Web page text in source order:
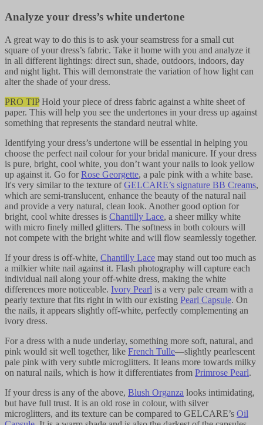
Analyze your dress’s white undertone​​​​‌ ‍ ​‍​‍‌‍ ‌ ​‍‌‍‍‌‌‍‌ ‌‍‍‌‌‍ ‍​‍​‍​ ‍‍​‍​‍‌ ​ ‌‍​‌‌‍ ‍‌‍‍‌‌ ‌​‌ ‍‌​‍ ‍‌‍‍‌‌‍ ​‍​‍​‍ ​​‍​‍‌‍‍​‌ ​‍‌‍‌‌‌‍‌‍​‍​‍​ ‍‍​‍​‍‌‍‍​‌ ‌​‌ ‌​‌ ​​‌ ​ ​ ‍‍​‍ ​‍ ‌‍‌ ‌‍‌‌‌‍ ​‌‍​ ‌‍​‌‌ ​‍‌‍‌‌​‍ ‍‌ ​ ‌‍​‌‌‍ ‍‌‍‍‌‌ ‌​‌ ‍‌​‍ ‍‌ ​ ‌ ‌​‌ ‌‌‌‍‌​‌‍‍‌‌‍ ​‍ ‌‍‍‌‌‍ ‍‌ ‌​‌‍‌‌‌‍ ‍‌ ‌​​‍ ‌‍‌‌‌‍‌​‌‍‍‌‌ ‌​​‍ ‌‍ ‌‌‍ ‌‍‌​‌‍‌‌​ ‌‌ ​​‌ ​‍‌‍‌‌‌ ​ ‌‍‌‌‌‍ ‍‌ ‌​‌‍​‌‌ ‌​‌‍‍‌‌‍ ‌‍ ‍​ ‍ ‌‍‍‌‌‍‌​​ ‌‌‍‌​‌‍‌‍‌‍​‍‌‍‌‌​ ‌ ​ ‍‌‌‍‌‌‌‍​‌​‍ ‌​ ​‍‌‍​‍​ ‌​​ ‌‍​‍ ‌​ ‌​​ ​‌​ ​‌‌‍​ ​‍ ‌​ ‍‌‌‍​‌​ ‌‍​ ‌​​‍ ‌​ ‌​‌‍‌‌‌‍‌​​ ‍‌​ ‍‌​ ​​‌‍‌‌‌‍​ ‌‍‌‌​ ​​​ ‌​​ ​‍​ ‍ ‌ ‌​‌ ‍‌‌ ​​‌‍‌‌​ ‌‌‍​‌‌ ​‍‌ ‌​‌‍‍‌‌‍​ ‌‍ ​‌‍‌‌​ ‍ ‌ ​​‌‍​‌‌ ‌​‌‍‍​​ ‌‌‍​‍‌‍ ‌‍‌​‌ ‍‌​‍‌‌​ ‌‌‌​​‍‌‌ ‌‍‍ ‌‍‌‌‌ ‍‌​‍‌‌​ ​ ‌​‌​​‍‌‌​ ​ ‌​‌​​‍‌‌​ ​‍​ ​‍‌‍‌​​ ​‍​ ‌​‌‍‌‌​ ‌‍​ ‌​‌‍​ ​ ‌‌​ ‌​​ ​ ​ ​‍​ ​​​‍‌‌​ ​‍​ ​‍​‍‌‌​ ‌‌‌​‌​​‍ ‍‌‍​ ‌‍‍​‌‍‍‌‌‍ ​‌‍‌​‌ ​‍‌‍‌‌‌‍ ‍​‍‌‌​ ‌‌‌​​‍‌‌ ‌‍‍ ‌‍‌‌‌ ‍‌​‍‌‌​ ​ ‌​‌​​‍‌‌​ ​ ‌​‌​​‍‌‌​ ​‍​ ​‍​ ​‍​ ​​‌‍‌‍​ ‍​‌‍​‍​ ‌ ​ ​ ‌‍​‍​ ‌ ​ ‌‍​ ‍‌​ ‍‌​ ​​​‍‌‌​ ​‍​ ​‍​‍‌‌​ ‌‌‌​‌​​‍ ‍‌ ‌​‌‍‌‌‌ ‍​‌ ‌​​ ‌‍​‍‌‍​‌‌ ​ ‌‍‌‌‌‌‌‌‌ ​‍‌‍ ​​ ‌‌‍‍​‌ ‌​‌ ‌​‌ ​​‌ ​ ​‍‌‌​ ​ ‌​​‌​‍‌‌​ ​‍‌​‌‍​‍‌‌​ ​‍‌​‌‍‌‍‌ ‌‍‌‌‌‍ ​‌‍​ ‌‍​‌‌ ​‍‌‍‌‌​‍ ‍‌ ​ ‌‍​‌‌‍ ‍‌‍‍‌‌ ‌​‌ ‍‌​‍ ‍‌ ​ ‌ ‌​‌ ‌‌‌‍‌​‌‍‍‌‌‍ ​‍‌‍‌‍‍‌‌‍‌​​ ‌‌‍‌​‌‍‌‍‌‍​‍‌‍‌‌​ ‌ ​ ‍‌‌‍‌‌‌‍​‌​‍ ‌​ ​‍‌‍​‍​ ‌​​ ‌‍​‍ ‌​ ‌​​ ​‌​ ​‌‌‍​ ​‍ ‌​ ‍‌‌‍​‌​ ‌‍​ ‌​​‍ ‌​ ‌​‌‍‌‌‌‍‌​​ ‍‌​ ‍‌​ ​​‌‍‌‌‌‍​ ‌‍‌‌​ ​​​ ‌​​ ​‍​‍‌‍‌ ‌​‌ ‍‌‌ ​​‌‍‌‌​ ‌‌‍​‌‌ ​‍‌ ‌​‌‍‍‌‌‍​ ‌‍ ​‌‍‌‌​‍‌‍‌ ​​‌‍​‌‌ ‌​‌‍‍​​ ‌‌‍​‍‌‍ ‌‍‌​‌ ‍‌​‍‌‌​ ‌‌‌​​‍‌‌ ‌‍‍ ‌‍‌‌‌ ‍‌​‍‌‌​ ​ ‌​‌​​‍‌‌​ ​ ‌​‌​​‍‌‌​ ​‍​ ​‍‌‍‌​​ ​‍​ ‌​‌‍‌‌​ ‌‍​ ‌​‌‍​ ​ ‌‌​ ‌​​ ​ ​ ​‍​ ​​​‍‌‌​ ​‍​ ​‍​‍‌‌​ ‌‌‌​‌​​‍ ‍‌‍​ ‌‍‍​‌‍‍‌‌‍ ​‌‍‌​‌ ​‍‌‍‌‌‌‍ ‍​‍‌‌​ ‌‌‌​​‍‌‌ ‌‍‍ ‌‍‌‌‌ ‍‌​‍‌‌​ ​ ‌​‌​​‍‌‌​ ​ ‌​‌​​‍‌‌​ ​‍​ ​‍​ ​‍​ ​​‌‍‌‍​ ‍​‌‍​‍​ ‌ ​ ​ ‌‍​‍​ ‌ ​ ‌‍​ ‍‌​ ‍‌​ ​​​‍‌‌​ ​‍​ ​‍​‍‌‌​ ‌‌‌​‌​​‍ ‍‌ ‌​‌‍‌‌‌ ‍​‌ ‌​​‍‌‍‌ ​​‌‍‌‌‌ ​‍‌ ​ ‌ ​​‌‍‌‌‌‍​ ‌ ‌​‌‍‍‌‌ ‌‍‌‍‌‌​ ‌‌ ​​‌ ‌‌‌‍​‍‌‍ ​‌‍‍‌‌ ​ ‌‍‍​‌‍‌‌‌‍‌​​‍​‍‌ ‌
A great way to do this is to ask your seamstress for a small cut
square of your dress’s fabric. Take it home with you and analyze it
in all different lightings: direct sun, shade, outdoors, indoors, day
and night light. This will demonstrate the variation of how light can
alter the shade of your dress. ​​​​‌ ‍ ​‍​‍‌‍ ‌ ​‍‌‍‍‌‌‍‌ ‌‍‍‌‌‍ ‍​‍​‍​ ‍‍​‍​‍‌ ​ ‌‍​‌‌‍ ‍‌‍‍‌‌ ‌​‌ ‍‌​‍ ‍‌‍‍‌‌‍ ​‍​‍​‍ ​​‍​‍‌‍‍​‌ ​‍‌‍‌‌‌‍‌‍​‍​‍​ ‍‍​‍​‍‌‍‍​‌ ‌​‌ ‌​‌ ​​‌ ​ ​ ‍‍​‍ ​‍ ‌‍‌ ‌‍‌‌‌‍ ​‌‍​ ‌‍​‌‌ ​‍‌‍‌‌​‍ ‍‌ ​ ‌‍​‌‌‍ ‍‌‍‍‌‌ ‌​‌ ‍‌​‍ ‍‌ ​ ‌ ‌​‌ ‌‌‌‍‌​‌‍‍‌‌‍ ​‍ ‌‍‍‌‌‍ ‍‌ ‌​‌‍‌‌‌‍ ‍‌ ‌​​‍ ‌‍‌‌‌‍‌​‌‍‍‌‌ ‌​​‍ ‌‍ ‌‌‍ ‌‍‌​‌‍‌‌​ ‌‌ ​​‌ ​‍‌‍‌‌‌ ​ ‌‍‌‌‌‍ ‍‌ ‌​‌‍​‌‌ ‌​‌‍‍‌‌‍ ‌‍ ‍​ ‍ ‌‍‍‌‌‍‌​​ ‌‌‍‌​‌‍‌‍‌‍​‍‌‍‌‌​ ‌ ​ ‍‌‌‍‌‌‌‍​‌​‍ ‌​ ​‍‌‍​‍​ ‌​​ ‌‍​‍ ‌​ ‌​​ ​‌​ ​‌‌‍​ ​‍ ‌​ ‍‌‌‍​‌​ ‌‍​ ‌​​‍ ‌​ ‌​‌‍‌‌‌‍‌​​ ‍‌​ ‍‌​ ​​‌‍‌‌‌‍​ ‌‍‌‌​ ​​​ ‌​​ ​‍​ ‍ ‌ ‌​‌ ‍‌‌ ​​‌‍‌‌​ ‌‌‍​‌‌ ​‍‌ ‌​‌‍‍‌‌‍​ ‌‍ ​‌‍‌‌​ ‍ ‌ ​​‌‍​‌‌ ‌​‌‍‍​​ ‌‌‍​‍‌‍ ‌‍‌​‌ ‍‌​‍‌‌​ ‌‌‌​​‍‌‌ ‌‍‍ ‌‍‌‌‌ ‍‌​‍‌‌​ ​ ‌​‌​​‍‌‌​ ​ ‌​‌​​‍‌‌​ ​‍​ ​‍​ ​‌‌‍​‍​ ​‌‌‍​ ​ ‍​​ ​‍‌‍‌​‌‍‌‌‌‍‌‌​ ​ ​ ‌‌‌‍‌‍​‍‌‌​ ​‍​ ​‍​‍‌‌​ ‌‌‌​‌​​‍ ‍‌‍​ ‌‍‍​‌‍‍‌‌‍ ​‌‍‌​‌ ​‍‌‍‌‌‌‍ ‍​‍‌‌​ ‌‌‌​​‍‌‌ ‌‍‍ ‌‍‌‌‌ ‍‌​‍‌‌​ ​ ‌​‌​​‍‌‌​ ​ ‌​‌​​‍‌‌​ ​‍​ ​‍​ ‍​​ ​‌​ ‌​​ ‍‌​ ​‌​ ‌​‌‍‌​​ ​ ​ ‍‌​ ​ ​ ​‌‌‍​‍​ ​​​‍‌‌​ ​‍​ ​‍​‍‌‌​ ‌‌‌​‌​​‍ ‍‌ ‌​‌‍‌‌‌ ‍​‌ ‌​​ ‌‍​‍‌‍​‌‌ ​ ‌‍‌‌‌‌‌‌‌ ​‍‌‍ ​​ ‌‌‍‍​‌ ‌​‌ ‌​‌ ​​‌ ​ ​‍‌‌​ ​ ‌​​‌​‍‌‌​ ​‍‌​‌‍​‍‌‌​ ​‍‌​‌‍‌‍‌ ‌‍‌‌‌‍ ​‌‍​ ‌‍​‌‌ ​‍‌‍‌‌​‍ ‍‌ ​ ‌‍​‌‌‍ ‍‌‍‍‌‌ ‌​‌ ‍‌​‍ ‍‌ ​ ‌ ‌​‌ ‌‌‌‍‌​‌‍‍‌‌‍ ​‍‌‍‌‍‍‌‌‍‌​​ ‌‌‍‌​‌‍‌‍‌‍​‍‌‍‌‌​ ‌ ​ ‍‌‌‍‌‌‌‍​‌​‍ ‌​ ​‍‌‍​‍​ ‌​​ ‌‍​‍ ‌​ ‌​​ ​‌​ ​‌‌‍​ ​‍ ‌​ ‍‌‌‍​‌​ ‌‍​ ‌​​‍ ‌​ ‌​‌‍‌‌‌‍‌​​ ‍‌​ ‍‌​ ​​‌‍‌‌‌‍​ ‌‍‌‌​ ​​​ ‌​​ ​‍​‍‌‍‌ ‌​‌ ‍‌‌ ​​‌‍‌‌​ ‌‌‍​‌‌ ​‍‌ ‌​‌‍‍‌‌‍​ ‌‍ ​‌‍‌‌​‍‌‍‌ ​​‌‍​‌‌ ‌​‌‍‍​​ ‌‌‍​‍‌‍ ‌‍‌​‌ ‍‌​‍‌‌​ ‌‌‌​​‍‌‌ ‌‍‍ ‌‍‌‌‌ ‍‌​‍‌‌​ ​ ‌​‌​​‍‌‌​ ​ ‌​‌​​‍‌‌​ ​‍​ ​‍​ ​‌‌‍​‍​ ​‌‌‍​ ​ ‍​​ ​‍‌‍‌​‌‍‌‌‌‍‌‌​ ​ ​ ‌‌‌‍‌‍​‍‌‌​ ​‍​ ​‍​‍‌‌​ ‌‌‌​‌​​‍ ‍‌‍​ ‌‍‍​‌‍‍‌‌‍ ​‌‍‌​‌ ​‍‌‍‌‌‌‍ ‍​‍‌‌​ ‌‌‌​​‍‌‌ ‌‍‍ ‌‍‌‌‌ ‍‌​‍‌‌​ ​ ‌​‌​​‍‌‌​ ​ ‌​‌​​‍‌‌​ ​‍​ ​‍​ ‍​​ ​‌​ ‌​​ ‍‌​ ​‌​ ‌​‌‍‌​​ ​ ​ ‍‌​ ​ ​ ​‌‌‍​‍​ ​​​‍‌‌​ ​‍​ ​‍​‍‌‌​ ‌‌‌​‌​​‍ ‍‌ ‌​‌‍‌‌‌ ‍​‌ ‌​​‍‌‍‌ ​​‌‍‌‌‌ ​‍‌ ​ ‌ ​​‌‍‌‌‌‍​ ‌ ‌​‌‍‍‌‌ ‌‍‌‍‌‌​ ‌‌ ​​‌ ‌‌‌‍​‍‌‍ ​‌‍‍‌‌ ​ ‌‍‍​‌‍‌‌‌‍‌​​‍​‍‌ ‌
PRO TIP​​​​‌ ‍ ​‍​‍‌‍ ‌ ​‍‌‍‍‌‌‍‌ ‌‍‍‌‌‍ ‍​‍​‍​ ‍‍​‍​‍‌ ​ ‌‍​‌‌‍ ‍‌‍‍‌‌ ‌​‌ ‍‌​‍ ‍‌‍‍‌‌‍ ​‍​‍​‍ ​​‍​‍‌‍‍​‌ ​‍‌‍‌‌‌‍‌‍​‍​‍​ ‍‍​‍​‍‌‍‍​‌ ‌​‌ ‌​‌ ​​‌ ​ ​ ‍‍​‍ ​‍ ‌‍‌ ‌‍‌‌‌‍ ​‌‍​ ‌‍​‌‌ ​‍‌‍‌‌​‍ ‍‌ ​ ‌‍​‌‌‍ ‍‌‍‍‌‌ ‌​‌ ‍‌​‍ ‍‌ ​ ‌ ‌​‌ ‌‌‌‍‌​‌‍‍‌‌‍ ​‍ ‌‍‍‌‌‍ ‍‌ ‌​‌‍‌‌‌‍ ‍‌ ‌​​‍ ‌‍‌‌‌‍‌​‌‍‍‌‌ ‌​​‍ ‌‍ ‌‌‍ ‌‍‌​‌‍‌‌​ ‌‌ ​​‌ ​‍‌‍‌‌‌ ​ ‌‍‌‌‌‍ ‍‌ ‌​‌‍​‌‌ ‌​‌‍‍‌‌‍ ‌‍ ‍​ ‍ ‌‍‍‌‌‍‌​​ ‌‌‍‌​‌‍‌‍‌‍​‍‌‍‌‌​ ‌ ​ ‍‌‌‍‌‌‌‍​‌​‍ ‌​ ​‍‌‍​‍​ ‌​​ ‌‍​‍ ‌​ ‌​​ ​‌​ ​‌‌‍​ ​‍ ‌​ ‍‌‌‍​‌​ ‌‍​ ‌​​‍ ‌​ ‌​‌‍‌‌‌‍‌​​ ‍‌​ ‍‌​ ​​‌‍‌‌‌‍​ ‌‍‌‌​ ​​​ ‌​​ ​‍​ ‍ ‌ ‌​‌ ‍‌‌ ​​‌‍‌‌​ ‌‌‍​‌‌ ​‍‌ ‌​‌‍‍‌‌‍​ ‌‍ ​‌‍‌‌​ ‍ ‌ ​​‌‍​‌‌ ‌​‌‍‍​​ ‌‌‍​‍‌‍ ‌‍‌​‌ ‍‌​‍‌‌​ ‌‌‌​​‍‌‌ ‌‍‍ ‌‍‌‌‌ ‍‌​‍‌‌​ ​ ‌​‌​​‍‌‌​ ​ ‌​‌​​‍‌‌​ ​‍​ ​‍​ ​ ‌‍‌​‌‍‌‍​ ​​‌‍​‌​ ‌​‌‍​‌​ ‍​​ ​ ‌‍‌​‌‍‌‌​ ‌‌​‍‌‌​ ​‍​ ​‍​‍‌‌​ ‌‌‌​‌​​‍ ‍‌‍​ ‌‍‍​‌‍‍‌‌‍ ​‌‍‌​‌ ​‍‌‍‌‌‌‍ ‍​‍‌‌​ ‌‌‌​​‍‌‌ ‌‍‍ ‌‍‌‌‌ ‍‌​‍‌‌​ ​ ‌​‌​​‍‌‌​ ​ ‌​‌​​‍‌‌​ ​‍​ ​‍‌‍​ ​ ‌ ​ ​ ​ ‍‌​ ​ ​ ​‌‌‍​‌‌‍‌‍​ ‌‍​ ‌​​ ​ ​ ​‌​‍‌‌​ ​‍​ ​‍​‍‌‌​ ‌‌‌​‌​​‍ ‍‌ ‌​‌‍‌‌‌ ‍​‌ ‌​​ ‌‍​‍‌‍​‌‌ ​ ‌‍‌‌‌‌‌‌‌ ​‍‌‍ ​​ ‌‌‍‍​‌ ‌​‌ ‌​‌ ​​‌ ​ ​‍‌‌​ ​ ‌​​‌​‍‌‌​ ​‍‌​‌‍​‍‌‌​ ​‍‌​‌‍‌‍‌ ‌‍‌‌‌‍ ​‌‍​ ‌‍​‌‌ ​‍‌‍‌‌​‍ ‍‌ ​ ‌‍​‌‌‍ ‍‌‍‍‌‌ ‌​‌ ‍‌​‍ ‍‌ ​ ‌ ‌​‌ ‌‌‌‍‌​‌‍‍‌‌‍ ​‍‌‍‌‍‍‌‌‍‌​​ ‌‌‍‌​‌‍‌‍‌‍​‍‌‍‌‌​ ‌ ​ ‍‌‌‍‌‌‌‍​‌​‍ ‌​ ​‍‌‍​‍​ ‌​​ ‌‍​‍ ‌​ ‌​​ ​‌​ ​‌‌‍​ ​‍ ‌​ ‍‌‌‍​‌​ ‌‍​ ‌​​‍ ‌​ ‌​‌‍‌‌‌‍‌​​ ‍‌​ ‍‌​ ​​‌‍‌‌‌‍​ ‌‍‌‌​ ​​​ ‌​​ ​‍​‍‌‍‌ ‌​‌ ‍‌‌ ​​‌‍‌‌​ ‌‌‍​‌‌ ​‍‌ ‌​‌‍‍‌‌‍​ ‌‍ ​‌‍‌‌​‍‌‍‌ ​​‌‍​‌‌ ‌​‌‍‍​​ ‌‌‍​‍‌‍ ‌‍‌​‌ ‍‌​‍‌‌​ ‌‌‌​​‍‌‌ ‌‍‍ ‌‍‌‌‌ ‍‌​‍‌‌​ ​ ‌​‌​​‍‌‌​ ​ ‌​‌​​‍‌‌​ ​‍​ ​‍​ ​ ‌‍‌​‌‍‌‍​ ​​‌‍​‌​ ‌​‌‍​‌​ ‍​​ ​ ‌‍‌​‌‍‌‌​ ‌‌​‍‌‌​ ​‍​ ​‍​‍‌‌​ ‌‌‌​‌​​‍ ‍‌‍​ ‌‍‍​‌‍‍‌‌‍ ​‌‍‌​‌ ​‍‌‍‌‌‌‍ ‍​‍‌‌​ ‌‌‌​​‍‌‌ ‌‍‍ ‌‍‌‌‌ ‍‌​‍‌‌​ ​ ‌​‌​​‍‌‌​ ​ ‌​‌​​‍‌‌​ ​‍​ ​‍‌‍​ ​ ‌ ​ ​ ​ ‍‌​ ​ ​ ​‌‌‍​‌‌‍‌‍​ ‌‍​ ‌​​ ​ ​ ​‌​‍‌‌​ ​‍​ ​‍​‍‌‌​ ‌‌‌​‌​​‍ ‍‌ ‌​‌‍‌‌‌ ‍​‌ ‌​​‍‌‍‌ ​​‌‍‌‌‌ ​‍‌ ​ ‌ ​​‌‍‌‌‌‍​ ‌ ‌​‌‍‍‌‌ ‌‍‌‍‌‌​ ‌‌ ​​‌ ‌‌‌‍​‍‌‍ ​‌‍‍‌‌ ​ ‌‍‍​‌‍‌‌‌‍‌​​‍​‍‌ ‌Hold your piece of dress fabric against a white sheet of
paper. This will help you see the undertones in your dress up against
something that represents the standard neutral white. ​​​​‌ ‍ ​‍​‍‌‍ ‌ ​‍‌‍‍‌‌‍‌ ‌‍‍‌‌‍ ‍​‍​‍​ ‍‍​‍​‍‌ ​ ‌‍​‌‌‍ ‍‌‍‍‌‌ ‌​‌ ‍‌​‍ ‍‌‍‍‌‌‍ ​‍​‍​‍ ​​‍​‍‌‍‍​‌ ​‍‌‍‌‌‌‍‌‍​‍​‍​ ‍‍​‍​‍‌‍‍​‌ ‌​‌ ‌​‌ ​​‌ ​ ​ ‍‍​‍ ​‍ ‌‍‌ ‌‍‌‌‌‍ ​‌‍​ ‌‍​‌‌ ​‍‌‍‌‌​‍ ‍‌ ​ ‌‍​‌‌‍ ‍‌‍‍‌‌ ‌​‌ ‍‌​‍ ‍‌ ​ ‌ ‌​‌ ‌‌‌‍‌​‌‍‍‌‌‍ ​‍ ‌‍‍‌‌‍ ‍‌ ‌​‌‍‌‌‌‍ ‍‌ ‌​​‍ ‌‍‌‌‌‍‌​‌‍‍‌‌ ‌​​‍ ‌‍ ‌‌‍ ‌‍‌​‌‍‌‌​ ‌‌ ​​‌ ​‍‌‍‌‌‌ ​ ‌‍‌‌‌‍ ‍‌ ‌​‌‍​‌‌ ‌​‌‍‍‌‌‍ ‌‍ ‍​ ‍ ‌‍‍‌‌‍‌​​ ‌‌‍‌​‌‍‌‍‌‍​‍‌‍‌‌​ ‌ ​ ‍‌‌‍‌‌‌‍​‌​‍ ‌​ ​‍‌‍​‍​ ‌​​ ‌‍​‍ ‌​ ‌​​ ​‌​ ​‌‌‍​ ​‍ ‌​ ‍‌‌‍​‌​ ‌‍​ ‌​​‍ ‌​ ‌​‌‍‌‌‌‍‌​​ ‍‌​ ‍‌​ ​​‌‍‌‌‌‍​ ‌‍‌‌​ ​​​ ‌​​ ​‍​ ‍ ‌ ‌​‌ ‍‌‌ ​​‌‍‌‌​ ‌‌‍​‌‌ ​‍‌ ‌​‌‍‍‌‌‍​ ‌‍ ​‌‍‌‌​ ‍ ‌ ​​‌‍​‌‌ ‌​‌‍‍​​ ‌‌‍​‍‌‍ ‌‍‌​‌ ‍‌​‍‌‌​ ‌‌‌​​‍‌‌ ‌‍‍ ‌‍‌‌‌ ‍‌​‍‌‌​ ​ ‌​‌​​‍‌‌​ ​ ‌​‌​​‍‌‌​ ​‍​ ​‍​ ​ ‌‍‌​‌‍‌‍​ ​​‌‍​‌​ ‌​‌‍​‌​ ‍​​ ​ ‌‍‌​‌‍‌‌​ ‌‌​‍‌‌​ ​‍​ ​‍​‍‌‌​ ‌‌‌​‌​​‍ ‍‌‍​ ‌‍‍​‌‍‍‌‌‍ ​‌‍‌​‌ ​‍‌‍‌‌‌‍ ‍​‍‌‌​ ‌‌‌​​‍‌‌ ‌‍‍ ‌‍‌‌‌ ‍‌​‍‌‌​ ​ ‌​‌​​‍‌‌​ ​ ‌​‌​​‍‌‌​ ​‍​ ​‍‌‍‌‍​ ‍‌​ ‌​​ ​‍‌‍‌‌​ ​​‌‍​‌​ ​ ​ ​​​ ​‌​ ​‍​ ‌ ​‍‌‌​ ​‍​ ​‍​‍‌‌​ ‌‌‌​‌​​‍ ‍‌ ‌​‌‍‌‌‌ ‍​‌ ‌​​ ‌‍​‍‌‍​‌‌ ​ ‌‍‌‌‌‌‌‌‌ ​‍‌‍ ​​ ‌‌‍‍​‌ ‌​‌ ‌​‌ ​​‌ ​ ​‍‌‌​ ​ ‌​​‌​‍‌‌​ ​‍‌​‌‍​‍‌‌​ ​‍‌​‌‍‌‍‌ ‌‍‌‌‌‍ ​‌‍​ ‌‍​‌‌ ​‍‌‍‌‌​‍ ‍‌ ​ ‌‍​‌‌‍ ‍‌‍‍‌‌ ‌​‌ ‍‌​‍ ‍‌ ​ ‌ ‌​‌ ‌‌‌‍‌​‌‍‍‌‌‍ ​‍‌‍‌‍‍‌‌‍‌​​ ‌‌‍‌​‌‍‌‍‌‍​‍‌‍‌‌​ ‌ ​ ‍‌‌‍‌‌‌‍​‌​‍ ‌​ ​‍‌‍​‍​ ‌​​ ‌‍​‍ ‌​ ‌​​ ​‌​ ​‌‌‍​ ​‍ ‌​ ‍‌‌‍​‌​ ‌‍​ ‌​​‍ ‌​ ‌​‌‍‌‌‌‍‌​​ ‍‌​ ‍‌​ ​​‌‍‌‌‌‍​ ‌‍‌‌​ ​​​ ‌​​ ​‍​‍‌‍‌ ‌​‌ ‍‌‌ ​​‌‍‌‌​ ‌‌‍​‌‌ ​‍‌ ‌​‌‍‍‌‌‍​ ‌‍ ​‌‍‌‌​‍‌‍‌ ​​‌‍​‌‌ ‌​‌‍‍​​ ‌‌‍​‍‌‍ ‌‍‌​‌ ‍‌​‍‌‌​ ‌‌‌​​‍‌‌ ‌‍‍ ‌‍‌‌‌ ‍‌​‍‌‌​ ​ ‌​‌​​‍‌‌​ ​ ‌​‌​​‍‌‌​ ​‍​ ​‍​ ​ ‌‍‌​‌‍‌‍​ ​​‌‍​‌​ ‌​‌‍​‌​ ‍​​ ​ ‌‍‌​‌‍‌‌​ ‌‌​‍‌‌​ ​‍​ ​‍​‍‌‌​ ‌‌‌​‌​​‍ ‍‌‍​ ‌‍‍​‌‍‍‌‌‍ ​‌‍‌​‌ ​‍‌‍‌‌‌‍ ‍​‍‌‌​ ‌‌‌​​‍‌‌ ‌‍‍ ‌‍‌‌‌ ‍‌​‍‌‌​ ​ ‌​‌​​‍‌‌​ ​ ‌​‌​​‍‌‌​ ​‍​ ​‍‌‍‌‍​ ‍‌​ ‌​​ ​‍‌‍‌‌​ ​​‌‍​‌​ ​ ​ ​​​ ​‌​ ​‍​ ‌ ​‍‌‌​ ​‍​ ​‍​‍‌‌​ ‌‌‌​‌​​‍ ‍‌ ‌​‌‍‌‌‌ ‍​‌ ‌​​‍‌‍‌ ​​‌‍‌‌‌ ​‍‌ ​ ‌ ​​‌‍‌‌‌‍​ ‌ ‌​‌‍‍‌‌ ‌‍‌‍‌‌​ ‌‌ ​​‌ ‌‌‌‍​‍‌‍ ​‌‍‍‌‌ ​ ‌‍‍​‌‍‌‌‌‍‌​​‍​‍‌ ‌
Identifying your dress’s undertone will be essential in helping you
choose the perfect nail colour for your bridal manicure. If your dress
is pure, bright, cool white, you don’t want your nails to look yellow
up against it. Go for ​​​​‌ ‍ ​‍​‍‌‍ ‌ ​‍‌‍‍‌‌‍‌ ‌‍‍‌‌‍ ‍​‍​‍​ ‍‍​‍​‍‌ ​ ‌‍​‌‌‍ ‍‌‍‍‌‌ ‌​‌ ‍‌​‍ ‍‌‍‍‌‌‍ ​‍​‍​‍ ​​‍​‍‌‍‍​‌ ​‍‌‍‌‌‌‍‌‍​‍​‍​ ‍‍​‍​‍‌‍‍​‌ ‌​‌ ‌​‌ ​​‌ ​ ​ ‍‍​‍ ​‍ ‌‍‌ ‌‍‌‌‌‍ ​‌‍​ ‌‍​‌‌ ​‍‌‍‌‌​‍ ‍‌ ​ ‌‍​‌‌‍ ‍‌‍‍‌‌ ‌​‌ ‍‌​‍ ‍‌ ​ ‌ ‌​‌ ‌‌‌‍‌​‌‍‍‌‌‍ ​‍ ‌‍‍‌‌‍ ‍‌ ‌​‌‍‌‌‌‍ ‍‌ ‌​​‍ ‌‍‌‌‌‍‌​‌‍‍‌‌ ‌​​‍ ‌‍ ‌‌‍ ‌‍‌​‌‍‌‌​ ‌‌ ​​‌ ​‍‌‍‌‌‌ ​ ‌‍‌‌‌‍ ‍‌ ‌​‌‍​‌‌ ‌​‌‍‍‌‌‍ ‌‍ ‍​ ‍ ‌‍‍‌‌‍‌​​ ‌‌‍‌​‌‍‌‍‌‍​‍‌‍‌‌​ ‌ ​ ‍‌‌‍‌‌‌‍​‌​‍ ‌​ ​‍‌‍​‍​ ‌​​ ‌‍​‍ ‌​ ‌​​ ​‌​ ​‌‌‍​ ​‍ ‌​ ‍‌‌‍​‌​ ‌‍​ ‌​​‍ ‌​ ‌​‌‍‌‌‌‍‌​​ ‍‌​ ‍‌​ ​​‌‍‌‌‌‍​ ‌‍‌‌​ ​​​ ‌​​ ​‍​ ‍ ‌ ‌​‌ ‍‌‌ ​​‌‍‌‌​ ‌‌‍​‌‌ ​‍‌ ‌​‌‍‍‌‌‍​ ‌‍ ​‌‍‌‌​ ‍ ‌ ​​‌‍​‌‌ ‌​‌‍‍​​ ‌‌‍​‍‌‍ ‌‍‌​‌ ‍‌​‍‌‌​ ‌‌‌​​‍‌‌ ‌‍‍ ‌‍‌‌‌ ‍‌​‍‌‌​ ​ ‌​‌​​‍‌‌​ ​ ‌​‌​​‍‌‌​ ​‍​ ​‍​ ‍​‌‍‌‍​ ‌‌​ ​‌​ ‍‌‌‍‌‍‌‍‌‌​ ‌‌‌‍‌‍‌‍‌‌​ ‍‌​ ​‍​‍‌‌​ ​‍​ ​‍​‍‌‌​ ‌‌‌​‌​​‍ ‍‌‍​ ‌‍‍​‌‍‍‌‌‍ ​‌‍‌​‌ ​‍‌‍‌‌‌‍ ‍​‍‌‌​ ‌‌‌​​‍‌‌ ‌‍‍ ‌‍‌‌‌ ‍‌​‍‌‌​ ​ ‌​‌​​‍‌‌​ ​ ‌​‌​​‍‌‌​ ​‍​ ​‍‌‍​‌​ ​ ​ ‍​​ ​ ​ ‍​​ ‍​​ ‌‍​ ​‍​ ​‍​ ‌‍​ ​​‌‍​‌​‍‌‌​ ​‍​ ​‍​‍‌‌​ ‌‌‌​‌​​‍ ‍‌ ‌​‌‍‌‌‌ ‍​‌ ‌​​ ‌‍​‍‌‍​‌‌ ​ ‌‍‌‌‌‌‌‌‌ ​‍‌‍ ​​ ‌‌‍‍​‌ ‌​‌ ‌​‌ ​​‌ ​ ​‍‌‌​ ​ ‌​​‌​‍‌‌​ ​‍‌​‌‍​‍‌‌​ ​‍‌​‌‍‌‍‌ ‌‍‌‌‌‍ ​‌‍​ ‌‍​‌‌ ​‍‌‍‌‌​‍ ‍‌ ​ ‌‍​‌‌‍ ‍‌‍‍‌‌ ‌​‌ ‍‌​‍ ‍‌ ​ ‌ ‌​‌ ‌‌‌‍‌​‌‍‍‌‌‍ ​‍‌‍‌‍‍‌‌‍‌​​ ‌‌‍‌​‌‍‌‍‌‍​‍‌‍‌‌​ ‌ ​ ‍‌‌‍‌‌‌‍​‌​‍ ‌​ ​‍‌‍​‍​ ‌​​ ‌‍​‍ ‌​ ‌​​ ​‌​ ​‌‌‍​ ​‍ ‌​ ‍‌‌‍​‌​ ‌‍​ ‌​​‍ ‌​ ‌​‌‍‌‌‌‍‌​​ ‍‌​ ‍‌​ ​​‌‍‌‌‌‍​ ‌‍‌‌​ ​​​ ‌​​ ​‍​‍‌‍‌ ‌​‌ ‍‌‌ ​​‌‍‌‌​ ‌‌‍​‌‌ ​‍‌ ‌​‌‍‍‌‌‍​ ‌‍ ​‌‍‌‌​‍‌‍‌ ​​‌‍​‌‌ ‌​‌‍‍​​ ‌‌‍​‍‌‍ ‌‍‌​‌ ‍‌​‍‌‌​ ‌‌‌​​‍‌‌ ‌‍‍ ‌‍‌‌‌ ‍‌​‍‌‌​ ​ ‌​‌​​‍‌‌​ ​ ‌​‌​​‍‌‌​ ​‍​ ​‍​ ‍​‌‍‌‍​ ‌‌​ ​‌​ ‍‌‌‍‌‍‌‍‌‌​ ‌‌‌‍‌‍‌‍‌‌​ ‍‌​ ​‍​‍‌‌​ ​‍​ ​‍​‍‌‌​ ‌‌‌​‌​​‍ ‍‌‍​ ‌‍‍​‌‍‍‌‌‍ ​‌‍‌​‌ ​‍‌‍‌‌‌‍ ‍​‍‌‌​ ‌‌‌​​‍‌‌ ‌‍‍ ‌‍‌‌‌ ‍‌​‍‌‌​ ​ ‌​‌​​‍‌‌​ ​ ‌​‌​​‍‌‌​ ​‍​ ​‍‌‍​‌​ ​ ​ ‍​​ ​ ​ ‍​​ ‍​​ ‌‍​ ​‍​ ​‍​ ‌‍​ ​​‌‍​‌​‍‌‌​ ​‍​ ​‍​‍‌‌​ ‌‌‌​‌​​‍ ‍‌ ‌​‌‍‌‌‌ ‍​‌ ‌​​‍‌‍‌ ​​‌‍‌‌‌ ​‍‌ ​ ‌ ​​‌‍‌‌‌‍​ ‌ ‌​‌‍‍‌‌ ‌‍‌‍‌‌​ ‌‌ ​​‌ ‌‌‌‍​‍‌‍ ​‌‍‍‌‌ ​ ‌‍‍​‌‍‌‌‌‍‌​​‍​‍‌ ‌ Rose Georgette​​​​‌ ‍ ​‍​‍‌‍ ‌ ​‍‌‍‍‌‌‍‌ ‌‍‍‌‌‍ ‍​‍​‍​ ‍‍​‍​‍‌ ​ ‌‍​‌‌‍ ‍‌‍‍‌‌ ‌​‌ ‍‌​‍ ‍‌‍‍‌‌‍ ​‍​‍​‍ ​​‍​‍‌‍‍​‌ ​‍‌‍‌‌‌‍‌‍​‍​‍​ ‍‍​‍​‍‌‍‍​‌ ‌​‌ ‌​‌ ​​‌ ​ ​ ‍‍​‍ ​‍ ‌‍‌ ‌‍‌‌‌‍ ​‌‍​ ‌‍​‌‌ ​‍‌‍‌‌​‍ ‍‌ ​ ‌‍​‌‌‍ ‍‌‍‍‌‌ ‌​‌ ‍‌​‍ ‍‌ ​ ‌ ‌​‌ ‌‌‌‍‌​‌‍‍‌‌‍ ​‍ ‌‍‍‌‌‍ ‍‌ ‌​‌‍‌‌‌‍ ‍‌ ‌​​‍ ‌‍‌‌‌‍‌​‌‍‍‌‌ ‌​​‍ ‌‍ ‌‌‍ ‌‍‌​‌‍‌‌​ ‌‌ ​​‌ ​‍‌‍‌‌‌ ​ ‌‍‌‌‌‍ ‍‌ ‌​‌‍​‌‌ ‌​‌‍‍‌‌‍ ‌‍ ‍​ ‍ ‌‍‍‌‌‍‌​​ ‌‌‍‌​‌‍‌‍‌‍​‍‌‍‌‌​ ‌ ​ ‍‌‌‍‌‌‌‍​‌​‍ ‌​ ​‍‌‍​‍​ ‌​​ ‌‍​‍ ‌​ ‌​​ ​‌​ ​‌‌‍​ ​‍ ‌​ ‍‌‌‍​‌​ ‌‍​ ‌​​‍ ‌​ ‌​‌‍‌‌‌‍‌​​ ‍‌​ ‍‌​ ​​‌‍‌‌‌‍​ ‌‍‌‌​ ​​​ ‌​​ ​‍​ ‍ ‌ ‌​‌ ‍‌‌ ​​‌‍‌‌​ ‌‌‍​‌‌ ​‍‌ ‌​‌‍‍‌‌‍​ ‌‍ ​‌‍‌‌​ ‍ ‌ ​​‌‍​‌‌ ‌​‌‍‍​​ ‌‌‍​‍‌‍ ‌‍‌​‌ ‍‌​‍‌‌​ ‌‌‌​​‍‌‌ ‌‍‍ ‌‍‌‌‌ ‍‌​‍‌‌​ ​ ‌​‌​​‍‌‌​ ​ ‌​‌​​‍‌‌​ ​‍​ ​‍​ ‍​‌‍‌‍​ ‌‌​ ​‌​ ‍‌‌‍‌‍‌‍‌‌​ ‌‌‌‍‌‍‌‍‌‌​ ‍‌​ ​‍​‍‌‌​ ​‍​ ​‍​‍‌‌​ ‌‌‌​‌​​‍ ‍‌‍​ ‌‍‍​‌‍‍‌‌‍ ​‌‍‌​‌ ​‍‌‍‌‌‌‍ ‍​‍‌‌​ ‌‌‌​​‍‌‌ ‌‍‍ ‌‍‌‌‌ ‍‌​‍‌‌​ ​ ‌​‌​​‍‌‌​ ​ ‌​‌​​‍‌‌​ ​‍​ ​‍​ ​​​ ​ ‌‍​ ‌‍‌‌​ ​ ‌‍‌​​ ‌​​ ‌​​ ‍‌​ ‌‌‌‍​ ​ ​‍​‍‌‌​ ​‍​ ​‍​‍‌‌​ ‌‌‌​‌​​‍ ‍‌ ‌​‌‍‌‌‌ ‍​‌ ‌​​ ‌‍​‍‌‍​‌‌ ​ ‌‍‌‌‌‌‌‌‌ ​‍‌‍ ​​ ‌‌‍‍​‌ ‌​‌ ‌​‌ ​​‌ ​ ​‍‌‌​ ​ ‌​​‌​‍‌‌​ ​‍‌​‌‍​‍‌‌​ ​‍‌​‌‍‌‍‌ ‌‍‌‌‌‍ ​‌‍​ ‌‍​‌‌ ​‍‌‍‌‌​‍ ‍‌ ​ ‌‍​‌‌‍ ‍‌‍‍‌‌ ‌​‌ ‍‌​‍ ‍‌ ​ ‌ ‌​‌ ‌‌‌‍‌​‌‍‍‌‌‍ ​‍‌‍‌‍‍‌‌‍‌​​ ‌‌‍‌​‌‍‌‍‌‍​‍‌‍‌‌​ ‌ ​ ‍‌‌‍‌‌‌‍​‌​‍ ‌​ ​‍‌‍​‍​ ‌​​ ‌‍​‍ ‌​ ‌​​ ​‌​ ​‌‌‍​ ​‍ ‌​ ‍‌‌‍​‌​ ‌‍​ ‌​​‍ ‌​ ‌​‌‍‌‌‌‍‌​​ ‍‌​ ‍‌​ ​​‌‍‌‌‌‍​ ‌‍‌‌​ ​​​ ‌​​ ​‍​‍‌‍‌ ‌​‌ ‍‌‌ ​​‌‍‌‌​ ‌‌‍​‌‌ ​‍‌ ‌​‌‍‍‌‌‍​ ‌‍ ​‌‍‌‌​‍‌‍‌ ​​‌‍​‌‌ ‌​‌‍‍​​ ‌‌‍​‍‌‍ ‌‍‌​‌ ‍‌​‍‌‌​ ‌‌‌​​‍‌‌ ‌‍‍ ‌‍‌‌‌ ‍‌​‍‌‌​ ​ ‌​‌​​‍‌‌​ ​ ‌​‌​​‍‌‌​ ​‍​ ​‍​ ‍​‌‍‌‍​ ‌‌​ ​‌​ ‍‌‌‍‌‍‌‍‌‌​ ‌‌‌‍‌‍‌‍‌‌​ ‍‌​ ​‍​‍‌‌​ ​‍​ ​‍​‍‌‌​ ‌‌‌​‌​​‍ ‍‌‍​ ‌‍‍​‌‍‍‌‌‍ ​‌‍‌​‌ ​‍‌‍‌‌‌‍ ‍​‍‌‌​ ‌‌‌​​‍‌‌ ‌‍‍ ‌‍‌‌‌ ‍‌​‍‌‌​ ​ ‌​‌​​‍‌‌​ ​ ‌​‌​​‍‌‌​ ​‍​ ​‍​ ​​​ ​ ‌‍​ ‌‍‌‌​ ​ ‌‍‌​​ ‌​​ ‌​​ ‍‌​ ‌‌‌‍​ ​ ​‍​‍‌‌​ ​‍​ ​‍​‍‌‌​ ‌‌‌​‌​​‍ ‍‌ ‌​‌‍‌‌‌ ‍​‌ ‌​​‍‌‍‌ ​​‌‍‌‌‌ ​‍‌ ​ ‌ ​​‌‍‌‌‌‍​ ‌ ‌​‌‍‍‌‌ ‌‍‌‍‌‌​ ‌‌ ​​‌ ‌‌‌‍​‍‌‍ ​‌‍‍‌‌ ​ ‌‍‍​‌‍‌‌‌‍‌​​‍​‍‌ ‌, a pale pink with a white base.
It's very similar to the texture of ​​​​‌ ‍ ​‍​‍‌‍ ‌ ​‍‌‍‍‌‌‍‌ ‌‍‍‌‌‍ ‍​‍​‍​ ‍‍​‍​‍‌ ​ ‌‍​‌‌‍ ‍‌‍‍‌‌ ‌​‌ ‍‌​‍ ‍‌‍‍‌‌‍ ​‍​‍​‍ ​​‍​‍‌‍‍​‌ ​‍‌‍‌‌‌‍‌‍​‍​‍​ ‍‍​‍​‍‌‍‍​‌ ‌​‌ ‌​‌ ​​‌ ​ ​ ‍‍​‍ ​‍ ‌‍‌ ‌‍‌‌‌‍ ​‌‍​ ‌‍​‌‌ ​‍‌‍‌‌​‍ ‍‌ ​ ‌‍​‌‌‍ ‍‌‍‍‌‌ ‌​‌ ‍‌​‍ ‍‌ ​ ‌ ‌​‌ ‌‌‌‍‌​‌‍‍‌‌‍ ​‍ ‌‍‍‌‌‍ ‍‌ ‌​‌‍‌‌‌‍ ‍‌ ‌​​‍ ‌‍‌‌‌‍‌​‌‍‍‌‌ ‌​​‍ ‌‍ ‌‌‍ ‌‍‌​‌‍‌‌​ ‌‌ ​​‌ ​‍‌‍‌‌‌ ​ ‌‍‌‌‌‍ ‍‌ ‌​‌‍​‌‌ ‌​‌‍‍‌‌‍ ‌‍ ‍​ ‍ ‌‍‍‌‌‍‌​​ ‌‌‍‌​‌‍‌‍‌‍​‍‌‍‌‌​ ‌ ​ ‍‌‌‍‌‌‌‍​‌​‍ ‌​ ​‍‌‍​‍​ ‌​​ ‌‍​‍ ‌​ ‌​​ ​‌​ ​‌‌‍​ ​‍ ‌​ ‍‌‌‍​‌​ ‌‍​ ‌​​‍ ‌​ ‌​‌‍‌‌‌‍‌​​ ‍‌​ ‍‌​ ​​‌‍‌‌‌‍​ ‌‍‌‌​ ​​​ ‌​​ ​‍​ ‍ ‌ ‌​‌ ‍‌‌ ​​‌‍‌‌​ ‌‌‍​‌‌ ​‍‌ ‌​‌‍‍‌‌‍​ ‌‍ ​‌‍‌‌​ ‍ ‌ ​​‌‍​‌‌ ‌​‌‍‍​​ ‌‌‍​‍‌‍ ‌‍‌​‌ ‍‌​‍‌‌​ ‌‌‌​​‍‌‌ ‌‍‍ ‌‍‌‌‌ ‍‌​‍‌‌​ ​ ‌​‌​​‍‌‌​ ​ ‌​‌​​‍‌‌​ ​‍​ ​‍​ ‍​‌‍‌‍​ ‌‌​ ​‌​ ‍‌‌‍‌‍‌‍‌‌​ ‌‌‌‍‌‍‌‍‌‌​ ‍‌​ ​‍​‍‌‌​ ​‍​ ​‍​‍‌‌​ ‌‌‌​‌​​‍ ‍‌‍​ ‌‍‍​‌‍‍‌‌‍ ​‌‍‌​‌ ​‍‌‍‌‌‌‍ ‍​‍‌‌​ ‌‌‌​​‍‌‌ ‌‍‍ ‌‍‌‌‌ ‍‌​‍‌‌​ ​ ‌​‌​​‍‌‌​ ​ ‌​‌​​‍‌‌​ ​‍​ ​‍‌‍‌​​ ‍‌‌‍​‌​ ​‍‌‍​‌​ ​‍​ ​​​ ​ ​ ‌​​ ‌‌​ ​​​ ‌‍​‍‌‌​ ​‍​ ​‍​‍‌‌​ ‌‌‌​‌​​‍ ‍‌ ‌​‌‍‌‌‌ ‍​‌ ‌​​ ‌‍​‍‌‍​‌‌ ​ ‌‍‌‌‌‌‌‌‌ ​‍‌‍ ​​ ‌‌‍‍​‌ ‌​‌ ‌​‌ ​​‌ ​ ​‍‌‌​ ​ ‌​​‌​‍‌‌​ ​‍‌​‌‍​‍‌‌​ ​‍‌​‌‍‌‍‌ ‌‍‌‌‌‍ ​‌‍​ ‌‍​‌‌ ​‍‌‍‌‌​‍ ‍‌ ​ ‌‍​‌‌‍ ‍‌‍‍‌‌ ‌​‌ ‍‌​‍ ‍‌ ​ ‌ ‌​‌ ‌‌‌‍‌​‌‍‍‌‌‍ ​‍‌‍‌‍‍‌‌‍‌​​ ‌‌‍‌​‌‍‌‍‌‍​‍‌‍‌‌​ ‌ ​ ‍‌‌‍‌‌‌‍​‌​‍ ‌​ ​‍‌‍​‍​ ‌​​ ‌‍​‍ ‌​ ‌​​ ​‌​ ​‌‌‍​ ​‍ ‌​ ‍‌‌‍​‌​ ‌‍​ ‌​​‍ ‌​ ‌​‌‍‌‌‌‍‌​​ ‍‌​ ‍‌​ ​​‌‍‌‌‌‍​ ‌‍‌‌​ ​​​ ‌​​ ​‍​‍‌‍‌ ‌​‌ ‍‌‌ ​​‌‍‌‌​ ‌‌‍​‌‌ ​‍‌ ‌​‌‍‍‌‌‍​ ‌‍ ​‌‍‌‌​‍‌‍‌ ​​‌‍​‌‌ ‌​‌‍‍​​ ‌‌‍​‍‌‍ ‌‍‌​‌ ‍‌​‍‌‌​ ‌‌‌​​‍‌‌ ‌‍‍ ‌‍‌‌‌ ‍‌​‍‌‌​ ​ ‌​‌​​‍‌‌​ ​ ‌​‌​​‍‌‌​ ​‍​ ​‍​ ‍​‌‍‌‍​ ‌‌​ ​‌​ ‍‌‌‍‌‍‌‍‌‌​ ‌‌‌‍‌‍‌‍‌‌​ ‍‌​ ​‍​‍‌‌​ ​‍​ ​‍​‍‌‌​ ‌‌‌​‌​​‍ ‍‌‍​ ‌‍‍​‌‍‍‌‌‍ ​‌‍‌​‌ ​‍‌‍‌‌‌‍ ‍​‍‌‌​ ‌‌‌​​‍‌‌ ‌‍‍ ‌‍‌‌‌ ‍‌​‍‌‌​ ​ ‌​‌​​‍‌‌​ ​ ‌​‌​​‍‌‌​ ​‍​ ​‍‌‍‌​​ ‍‌‌‍​‌​ ​‍‌‍​‌​ ​‍​ ​​​ ​ ​ ‌​​ ‌‌​ ​​​ ‌‍​‍‌‌​ ​‍​ ​‍​‍‌‌​ ‌‌‌​‌​​‍ ‍‌ ‌​‌‍‌‌‌ ‍​‌ ‌​​‍‌‍‌ ​​‌‍‌‌‌ ​‍‌ ​ ‌ ​​‌‍‌‌‌‍​ ‌ ‌​‌‍‍‌‌ ‌‍‌‍‌‌​ ‌‌ ​​‌ ‌‌‌‍​‍‌‍ ​‌‍‍‌‌ ​ ‌‍‍​‌‍‌‌‌‍‌​​‍​‍‌ ‌GELCARE’s signature BB Creams​​​​‌ ‍ ​‍​‍‌‍ ‌ ​‍‌‍‍‌‌‍‌ ‌‍‍‌‌‍ ‍​‍​‍​ ‍‍​‍​‍‌ ​ ‌‍​‌‌‍ ‍‌‍‍‌‌ ‌​‌ ‍‌​‍ ‍‌‍‍‌‌‍ ​‍​‍​‍ ​​‍​‍‌‍‍​‌ ​‍‌‍‌‌‌‍‌‍​‍​‍​ ‍‍​‍​‍‌‍‍​‌ ‌​‌ ‌​‌ ​​‌ ​ ​ ‍‍​‍ ​‍ ‌‍‌ ‌‍‌‌‌‍ ​‌‍​ ‌‍​‌‌ ​‍‌‍‌‌​‍ ‍‌ ​ ‌‍​‌‌‍ ‍‌‍‍‌‌ ‌​‌ ‍‌​‍ ‍‌ ​ ‌ ‌​‌ ‌‌‌‍‌​‌‍‍‌‌‍ ​‍ ‌‍‍‌‌‍ ‍‌ ‌​‌‍‌‌‌‍ ‍‌ ‌​​‍ ‌‍‌‌‌‍‌​‌‍‍‌‌ ‌​​‍ ‌‍ ‌‌‍ ‌‍‌​‌‍‌‌​ ‌‌ ​​‌ ​‍‌‍‌‌‌ ​ ‌‍‌‌‌‍ ‍‌ ‌​‌‍​‌‌ ‌​‌‍‍‌‌‍ ‌‍ ‍​ ‍ ‌‍‍‌‌‍‌​​ ‌‌‍‌​‌‍‌‍‌‍​‍‌‍‌‌​ ‌ ​ ‍‌‌‍‌‌‌‍​‌​‍ ‌​ ​‍‌‍​‍​ ‌​​ ‌‍​‍ ‌​ ‌​​ ​‌​ ​‌‌‍​ ​‍ ‌​ ‍‌‌‍​‌​ ‌‍​ ‌​​‍ ‌​ ‌​‌‍‌‌‌‍‌​​ ‍‌​ ‍‌​ ​​‌‍‌‌‌‍​ ‌‍‌‌​ ​​​ ‌​​ ​‍​ ‍ ‌ ‌​‌ ‍‌‌ ​​‌‍‌‌​ ‌‌‍​‌‌ ​‍‌ ‌​‌‍‍‌‌‍​ ‌‍ ​‌‍‌‌​ ‍ ‌ ​​‌‍​‌‌ ‌​‌‍‍​​ ‌‌‍​‍‌‍ ‌‍‌​‌ ‍‌​‍‌‌​ ‌‌‌​​‍‌‌ ‌‍‍ ‌‍‌‌‌ ‍‌​‍‌‌​ ​ ‌​‌​​‍‌‌​ ​ ‌​‌​​‍‌‌​ ​‍​ ​‍​ ‍​‌‍‌‍​ ‌‌​ ​‌​ ‍‌‌‍‌‍‌‍‌‌​ ‌‌‌‍‌‍‌‍‌‌​ ‍‌​ ​‍​‍‌‌​ ​‍​ ​‍​‍‌‌​ ‌‌‌​‌​​‍ ‍‌‍​ ‌‍‍​‌‍‍‌‌‍ ​‌‍‌​‌ ​‍‌‍‌‌‌‍ ‍​‍‌‌​ ‌‌‌​​‍‌‌ ‌‍‍ ‌‍‌‌‌ ‍‌​‍‌‌​ ​ ‌​‌​​‍‌‌​ ​ ‌​‌​​‍‌‌​ ​‍​ ​‍​ ‌ ​ ‌​‌‍‌​​ ​ ​ ​‍​ ‌‌​ ‌‌‌‍​ ​ ​​​ ‌ ‌‍‌‌‌‍​‌​‍‌‌​ ​‍​ ​‍​‍‌‌​ ‌‌‌​‌​​‍ ‍‌ ‌​‌‍‌‌‌ ‍​‌ ‌​​ ‌‍​‍‌‍​‌‌ ​ ‌‍‌‌‌‌‌‌‌ ​‍‌‍ ​​ ‌‌‍‍​‌ ‌​‌ ‌​‌ ​​‌ ​ ​‍‌‌​ ​ ‌​​‌​‍‌‌​ ​‍‌​‌‍​‍‌‌​ ​‍‌​‌‍‌‍‌ ‌‍‌‌‌‍ ​‌‍​ ‌‍​‌‌ ​‍‌‍‌‌​‍ ‍‌ ​ ‌‍​‌‌‍ ‍‌‍‍‌‌ ‌​‌ ‍‌​‍ ‍‌ ​ ‌ ‌​‌ ‌‌‌‍‌​‌‍‍‌‌‍ ​‍‌‍‌‍‍‌‌‍‌​​ ‌‌‍‌​‌‍‌‍‌‍​‍‌‍‌‌​ ‌ ​ ‍‌‌‍‌‌‌‍​‌​‍ ‌​ ​‍‌‍​‍​ ‌​​ ‌‍​‍ ‌​ ‌​​ ​‌​ ​‌‌‍​ ​‍ ‌​ ‍‌‌‍​‌​ ‌‍​ ‌​​‍ ‌​ ‌​‌‍‌‌‌‍‌​​ ‍‌​ ‍‌​ ​​‌‍‌‌‌‍​ ‌‍‌‌​ ​​​ ‌​​ ​‍​‍‌‍‌ ‌​‌ ‍‌‌ ​​‌‍‌‌​ ‌‌‍​‌‌ ​‍‌ ‌​‌‍‍‌‌‍​ ‌‍ ​‌‍‌‌​‍‌‍‌ ​​‌‍​‌‌ ‌​‌‍‍​​ ‌‌‍​‍‌‍ ‌‍‌​‌ ‍‌​‍‌‌​ ‌‌‌​​‍‌‌ ‌‍‍ ‌‍‌‌‌ ‍‌​‍‌‌​ ​ ‌​‌​​‍‌‌​ ​ ‌​‌​​‍‌‌​ ​‍​ ​‍​ ‍​‌‍‌‍​ ‌‌​ ​‌​ ‍‌‌‍‌‍‌‍‌‌​ ‌‌‌‍‌‍‌‍‌‌​ ‍‌​ ​‍​‍‌‌​ ​‍​ ​‍​‍‌‌​ ‌‌‌​‌​​‍ ‍‌‍​ ‌‍‍​‌‍‍‌‌‍ ​‌‍‌​‌ ​‍‌‍‌‌‌‍ ‍​‍‌‌​ ‌‌‌​​‍‌‌ ‌‍‍ ‌‍‌‌‌ ‍‌​‍‌‌​ ​ ‌​‌​​‍‌‌​ ​ ‌​‌​​‍‌‌​ ​‍​ ​‍​ ‌ ​ ‌​‌‍‌​​ ​ ​ ​‍​ ‌‌​ ‌‌‌‍​ ​ ​​​ ‌ ‌‍‌‌‌‍​‌​‍‌‌​ ​‍​ ​‍​‍‌‌​ ‌‌‌​‌​​‍ ‍‌ ‌​‌‍‌‌‌ ‍​‌ ‌​​‍‌‍‌ ​​‌‍‌‌‌ ​‍‌ ​ ‌ ​​‌‍‌‌‌‍​ ‌ ‌​‌‍‍‌‌ ‌‍‌‍‌‌​ ‌‌ ​​‌ ‌‌‌‍​‍‌‍ ​‌‍‍‌‌ ​ ‌‍‍​‌‍‌‌‌‍‌​​‍​‍‌ ‌,
which are semi-translucent, enhance the beauty of the natural nail
and provide a very natural, clean look. Another good option for
bright, cool white dresses is ​​​​‌ ‍ ​‍​‍‌‍ ‌ ​‍‌‍‍‌‌‍‌ ‌‍‍‌‌‍ ‍​‍​‍​ ‍‍​‍​‍‌ ​ ‌‍​‌‌‍ ‍‌‍‍‌‌ ‌​‌ ‍‌​‍ ‍‌‍‍‌‌‍ ​‍​‍​‍ ​​‍​‍‌‍‍​‌ ​‍‌‍‌‌‌‍‌‍​‍​‍​ ‍‍​‍​‍‌‍‍​‌ ‌​‌ ‌​‌ ​​‌ ​ ​ ‍‍​‍ ​‍ ‌‍‌ ‌‍‌‌‌‍ ​‌‍​ ‌‍​‌‌ ​‍‌‍‌‌​‍ ‍‌ ​ ‌‍​‌‌‍ ‍‌‍‍‌‌ ‌​‌ ‍‌​‍ ‍‌ ​ ‌ ‌​‌ ‌‌‌‍‌​‌‍‍‌‌‍ ​‍ ‌‍‍‌‌‍ ‍‌ ‌​‌‍‌‌‌‍ ‍‌ ‌​​‍ ‌‍‌‌‌‍‌​‌‍‍‌‌ ‌​​‍ ‌‍ ‌‌‍ ‌‍‌​‌‍‌‌​ ‌‌ ​​‌ ​‍‌‍‌‌‌ ​ ‌‍‌‌‌‍ ‍‌ ‌​‌‍​‌‌ ‌​‌‍‍‌‌‍ ‌‍ ‍​ ‍ ‌‍‍‌‌‍‌​​ ‌‌‍‌​‌‍‌‍‌‍​‍‌‍‌‌​ ‌ ​ ‍‌‌‍‌‌‌‍​‌​‍ ‌​ ​‍‌‍​‍​ ‌​​ ‌‍​‍ ‌​ ‌​​ ​‌​ ​‌‌‍​ ​‍ ‌​ ‍‌‌‍​‌​ ‌‍​ ‌​​‍ ‌​ ‌​‌‍‌‌‌‍‌​​ ‍‌​ ‍‌​ ​​‌‍‌‌‌‍​ ‌‍‌‌​ ​​​ ‌​​ ​‍​ ‍ ‌ ‌​‌ ‍‌‌ ​​‌‍‌‌​ ‌‌‍​‌‌ ​‍‌ ‌​‌‍‍‌‌‍​ ‌‍ ​‌‍‌‌​ ‍ ‌ ​​‌‍​‌‌ ‌​‌‍‍​​ ‌‌‍​‍‌‍ ‌‍‌​‌ ‍‌​‍‌‌​ ‌‌‌​​‍‌‌ ‌‍‍ ‌‍‌‌‌ ‍‌​‍‌‌​ ​ ‌​‌​​‍‌‌​ ​ ‌​‌​​‍‌‌​ ​‍​ ​‍​ ‍​‌‍‌‍​ ‌‌​ ​‌​ ‍‌‌‍‌‍‌‍‌‌​ ‌‌‌‍‌‍‌‍‌‌​ ‍‌​ ​‍​‍‌‌​ ​‍​ ​‍​‍‌‌​ ‌‌‌​‌​​‍ ‍‌‍​ ‌‍‍​‌‍‍‌‌‍ ​‌‍‌​‌ ​‍‌‍‌‌‌‍ ‍​‍‌‌​ ‌‌‌​​‍‌‌ ‌‍‍ ‌‍‌‌‌ ‍‌​‍‌‌​ ​ ‌​‌​​‍‌‌​ ​ ‌​‌​​‍‌‌​ ​‍​ ​‍​ ‌ ​ ​‍‌‍​ ‌‍‌‍​ ​‍‌‍​ ​ ‍‌​ ​‌‌‍​ ​ ​ ​ ‌​‌‍​‌​‍‌‌​ ​‍​ ​‍​‍‌‌​ ‌‌‌​‌​​‍ ‍‌ ‌​‌‍‌‌‌ ‍​‌ ‌​​ ‌‍​‍‌‍​‌‌ ​ ‌‍‌‌‌‌‌‌‌ ​‍‌‍ ​​ ‌‌‍‍​‌ ‌​‌ ‌​‌ ​​‌ ​ ​‍‌‌​ ​ ‌​​‌​‍‌‌​ ​‍‌​‌‍​‍‌‌​ ​‍‌​‌‍‌‍‌ ‌‍‌‌‌‍ ​‌‍​ ‌‍​‌‌ ​‍‌‍‌‌​‍ ‍‌ ​ ‌‍​‌‌‍ ‍‌‍‍‌‌ ‌​‌ ‍‌​‍ ‍‌ ​ ‌ ‌​‌ ‌‌‌‍‌​‌‍‍‌‌‍ ​‍‌‍‌‍‍‌‌‍‌​​ ‌‌‍‌​‌‍‌‍‌‍​‍‌‍‌‌​ ‌ ​ ‍‌‌‍‌‌‌‍​‌​‍ ‌​ ​‍‌‍​‍​ ‌​​ ‌‍​‍ ‌​ ‌​​ ​‌​ ​‌‌‍​ ​‍ ‌​ ‍‌‌‍​‌​ ‌‍​ ‌​​‍ ‌​ ‌​‌‍‌‌‌‍‌​​ ‍‌​ ‍‌​ ​​‌‍‌‌‌‍​ ‌‍‌‌​ ​​​ ‌​​ ​‍​‍‌‍‌ ‌​‌ ‍‌‌ ​​‌‍‌‌​ ‌‌‍​‌‌ ​‍‌ ‌​‌‍‍‌‌‍​ ‌‍ ​‌‍‌‌​‍‌‍‌ ​​‌‍​‌‌ ‌​‌‍‍​​ ‌‌‍​‍‌‍ ‌‍‌​‌ ‍‌​‍‌‌​ ‌‌‌​​‍‌‌ ‌‍‍ ‌‍‌‌‌ ‍‌​‍‌‌​ ​ ‌​‌​​‍‌‌​ ​ ‌​‌​​‍‌‌​ ​‍​ ​‍​ ‍​‌‍‌‍​ ‌‌​ ​‌​ ‍‌‌‍‌‍‌‍‌‌​ ‌‌‌‍‌‍‌‍‌‌​ ‍‌​ ​‍​‍‌‌​ ​‍​ ​‍​‍‌‌​ ‌‌‌​‌​​‍ ‍‌‍​ ‌‍‍​‌‍‍‌‌‍ ​‌‍‌​‌ ​‍‌‍‌‌‌‍ ‍​‍‌‌​ ‌‌‌​​‍‌‌ ‌‍‍ ‌‍‌‌‌ ‍‌​‍‌‌​ ​ ‌​‌​​‍‌‌​ ​ ‌​‌​​‍‌‌​ ​‍​ ​‍​ ‌ ​ ​‍‌‍​ ‌‍‌‍​ ​‍‌‍​ ​ ‍‌​ ​‌‌‍​ ​ ​ ​ ‌​‌‍​‌​‍‌‌​ ​‍​ ​‍​‍‌‌​ ‌‌‌​‌​​‍ ‍‌ ‌​‌‍‌‌‌ ‍​‌ ‌​​‍‌‍‌ ​​‌‍‌‌‌ ​‍‌ ​ ‌ ​​‌‍‌‌‌‍​ ‌ ‌​‌‍‍‌‌ ‌‍‌‍‌‌​ ‌‌ ​​‌ ‌‌‌‍​‍‌‍ ​‌‍‍‌‌ ​ ‌‍‍​‌‍‌‌‌‍‌​​‍​‍‌ ‌ Chantilly Lace​​​​‌ ‍ ​‍​‍‌‍ ‌ ​‍‌‍‍‌‌‍‌ ‌‍‍‌‌‍ ‍​‍​‍​ ‍‍​‍​‍‌ ​ ‌‍​‌‌‍ ‍‌‍‍‌‌ ‌​‌ ‍‌​‍ ‍‌‍‍‌‌‍ ​‍​‍​‍ ​​‍​‍‌‍‍​‌ ​‍‌‍‌‌‌‍‌‍​‍​‍​ ‍‍​‍​‍‌‍‍​‌ ‌​‌ ‌​‌ ​​‌ ​ ​ ‍‍​‍ ​‍ ‌‍‌ ‌‍‌‌‌‍ ​‌‍​ ‌‍​‌‌ ​‍‌‍‌‌​‍ ‍‌ ​ ‌‍​‌‌‍ ‍‌‍‍‌‌ ‌​‌ ‍‌​‍ ‍‌ ​ ‌ ‌​‌ ‌‌‌‍‌​‌‍‍‌‌‍ ​‍ ‌‍‍‌‌‍ ‍‌ ‌​‌‍‌‌‌‍ ‍‌ ‌​​‍ ‌‍‌‌‌‍‌​‌‍‍‌‌ ‌​​‍ ‌‍ ‌‌‍ ‌‍‌​‌‍‌‌​ ‌‌ ​​‌ ​‍‌‍‌‌‌ ​ ‌‍‌‌‌‍ ‍‌ ‌​‌‍​‌‌ ‌​‌‍‍‌‌‍ ‌‍ ‍​ ‍ ‌‍‍‌‌‍‌​​ ‌‌‍‌​‌‍‌‍‌‍​‍‌‍‌‌​ ‌ ​ ‍‌‌‍‌‌‌‍​‌​‍ ‌​ ​‍‌‍​‍​ ‌​​ ‌‍​‍ ‌​ ‌​​ ​‌​ ​‌‌‍​ ​‍ ‌​ ‍‌‌‍​‌​ ‌‍​ ‌​​‍ ‌​ ‌​‌‍‌‌‌‍‌​​ ‍‌​ ‍‌​ ​​‌‍‌‌‌‍​ ‌‍‌‌​ ​​​ ‌​​ ​‍​ ‍ ‌ ‌​‌ ‍‌‌ ​​‌‍‌‌​ ‌‌‍​‌‌ ​‍‌ ‌​‌‍‍‌‌‍​ ‌‍ ​‌‍‌‌​ ‍ ‌ ​​‌‍​‌‌ ‌​‌‍‍​​ ‌‌‍​‍‌‍ ‌‍‌​‌ ‍‌​‍‌‌​ ‌‌‌​​‍‌‌ ‌‍‍ ‌‍‌‌‌ ‍‌​‍‌‌​ ​ ‌​‌​​‍‌‌​ ​ ‌​‌​​‍‌‌​ ​‍​ ​‍​ ‍​‌‍‌‍​ ‌‌​ ​‌​ ‍‌‌‍‌‍‌‍‌‌​ ‌‌‌‍‌‍‌‍‌‌​ ‍‌​ ​‍​‍‌‌​ ​‍​ ​‍​‍‌‌​ ‌‌‌​‌​​‍ ‍‌‍​ ‌‍‍​‌‍‍‌‌‍ ​‌‍‌​‌ ​‍‌‍‌‌‌‍ ‍​‍‌‌​ ‌‌‌​​‍‌‌ ‌‍‍ ‌‍‌‌‌ ‍‌​‍‌‌​ ​ ‌​‌​​‍‌‌​ ​ ‌​‌​​‍‌‌​ ​‍​ ​‍​ ‌‍‌‍‌​​ ‍​​ ​​‌‍‌​‌‍​ ​ ​ ​ ‌ ‌‍​ ​ ‌​‌‍‌​​ ​‍​‍‌‌​ ​‍​ ​‍​‍‌‌​ ‌‌‌​‌​​‍ ‍‌ ‌​‌‍‌‌‌ ‍​‌ ‌​​ ‌‍​‍‌‍​‌‌ ​ ‌‍‌‌‌‌‌‌‌ ​‍‌‍ ​​ ‌‌‍‍​‌ ‌​‌ ‌​‌ ​​‌ ​ ​‍‌‌​ ​ ‌​​‌​‍‌‌​ ​‍‌​‌‍​‍‌‌​ ​‍‌​‌‍‌‍‌ ‌‍‌‌‌‍ ​‌‍​ ‌‍​‌‌ ​‍‌‍‌‌​‍ ‍‌ ​ ‌‍​‌‌‍ ‍‌‍‍‌‌ ‌​‌ ‍‌​‍ ‍‌ ​ ‌ ‌​‌ ‌‌‌‍‌​‌‍‍‌‌‍ ​‍‌‍‌‍‍‌‌‍‌​​ ‌‌‍‌​‌‍‌‍‌‍​‍‌‍‌‌​ ‌ ​ ‍‌‌‍‌‌‌‍​‌​‍ ‌​ ​‍‌‍​‍​ ‌​​ ‌‍​‍ ‌​ ‌​​ ​‌​ ​‌‌‍​ ​‍ ‌​ ‍‌‌‍​‌​ ‌‍​ ‌​​‍ ‌​ ‌​‌‍‌‌‌‍‌​​ ‍‌​ ‍‌​ ​​‌‍‌‌‌‍​ ‌‍‌‌​ ​​​ ‌​​ ​‍​‍‌‍‌ ‌​‌ ‍‌‌ ​​‌‍‌‌​ ‌‌‍​‌‌ ​‍‌ ‌​‌‍‍‌‌‍​ ‌‍ ​‌‍‌‌​‍‌‍‌ ​​‌‍​‌‌ ‌​‌‍‍​​ ‌‌‍​‍‌‍ ‌‍‌​‌ ‍‌​‍‌‌​ ‌‌‌​​‍‌‌ ‌‍‍ ‌‍‌‌‌ ‍‌​‍‌‌​ ​ ‌​‌​​‍‌‌​ ​ ‌​‌​​‍‌‌​ ​‍​ ​‍​ ‍​‌‍‌‍​ ‌‌​ ​‌​ ‍‌‌‍‌‍‌‍‌‌​ ‌‌‌‍‌‍‌‍‌‌​ ‍‌​ ​‍​‍‌‌​ ​‍​ ​‍​‍‌‌​ ‌‌‌​‌​​‍ ‍‌‍​ ‌‍‍​‌‍‍‌‌‍ ​‌‍‌​‌ ​‍‌‍‌‌‌‍ ‍​‍‌‌​ ‌‌‌​​‍‌‌ ‌‍‍ ‌‍‌‌‌ ‍‌​‍‌‌​ ​ ‌​‌​​‍‌‌​ ​ ‌​‌​​‍‌‌​ ​‍​ ​‍​ ‌‍‌‍‌​​ ‍​​ ​​‌‍‌​‌‍​ ​ ​ ​ ‌ ‌‍​ ​ ‌​‌‍‌​​ ​‍​‍‌‌​ ​‍​ ​‍​‍‌‌​ ‌‌‌​‌​​‍ ‍‌ ‌​‌‍‌‌‌ ‍​‌ ‌​​‍‌‍‌ ​​‌‍‌‌‌ ​‍‌ ​ ‌ ​​‌‍‌‌‌‍​ ‌ ‌​‌‍‍‌‌ ‌‍‌‍‌‌​ ‌‌ ​​‌ ‌‌‌‍​‍‌‍ ​‌‍‍‌‌ ​ ‌‍‍​‌‍‌‌‌‍‌​​‍​‍‌ ‌, a sheer milky white
with micro finely milled glitters. The softness in both colours will
not compete with the bright white and will flow seamlessly together.​​​​‌ ‍ ​‍​‍‌‍ ‌ ​‍‌‍‍‌‌‍‌ ‌‍‍‌‌‍ ‍​‍​‍​ ‍‍​‍​‍‌ ​ ‌‍​‌‌‍ ‍‌‍‍‌‌ ‌​‌ ‍‌​‍ ‍‌‍‍‌‌‍ ​‍​‍​‍ ​​‍​‍‌‍‍​‌ ​‍‌‍‌‌‌‍‌‍​‍​‍​ ‍‍​‍​‍‌‍‍​‌ ‌​‌ ‌​‌ ​​‌ ​ ​ ‍‍​‍ ​‍ ‌‍‌ ‌‍‌‌‌‍ ​‌‍​ ‌‍​‌‌ ​‍‌‍‌‌​‍ ‍‌ ​ ‌‍​‌‌‍ ‍‌‍‍‌‌ ‌​‌ ‍‌​‍ ‍‌ ​ ‌ ‌​‌ ‌‌‌‍‌​‌‍‍‌‌‍ ​‍ ‌‍‍‌‌‍ ‍‌ ‌​‌‍‌‌‌‍ ‍‌ ‌​​‍ ‌‍‌‌‌‍‌​‌‍‍‌‌ ‌​​‍ ‌‍ ‌‌‍ ‌‍‌​‌‍‌‌​ ‌‌ ​​‌ ​‍‌‍‌‌‌ ​ ‌‍‌‌‌‍ ‍‌ ‌​‌‍​‌‌ ‌​‌‍‍‌‌‍ ‌‍ ‍​ ‍ ‌‍‍‌‌‍‌​​ ‌‌‍‌​‌‍‌‍‌‍​‍‌‍‌‌​ ‌ ​ ‍‌‌‍‌‌‌‍​‌​‍ ‌​ ​‍‌‍​‍​ ‌​​ ‌‍​‍ ‌​ ‌​​ ​‌​ ​‌‌‍​ ​‍ ‌​ ‍‌‌‍​‌​ ‌‍​ ‌​​‍ ‌​ ‌​‌‍‌‌‌‍‌​​ ‍‌​ ‍‌​ ​​‌‍‌‌‌‍​ ‌‍‌‌​ ​​​ ‌​​ ​‍​ ‍ ‌ ‌​‌ ‍‌‌ ​​‌‍‌‌​ ‌‌‍​‌‌ ​‍‌ ‌​‌‍‍‌‌‍​ ‌‍ ​‌‍‌‌​ ‍ ‌ ​​‌‍​‌‌ ‌​‌‍‍​​ ‌‌‍​‍‌‍ ‌‍‌​‌ ‍‌​‍‌‌​ ‌‌‌​​‍‌‌ ‌‍‍ ‌‍‌‌‌ ‍‌​‍‌‌​ ​ ‌​‌​​‍‌‌​ ​ ‌​‌​​‍‌‌​ ​‍​ ​‍​ ‍​‌‍‌‍​ ‌‌​ ​‌​ ‍‌‌‍‌‍‌‍‌‌​ ‌‌‌‍‌‍‌‍‌‌​ ‍‌​ ​‍​‍‌‌​ ​‍​ ​‍​‍‌‌​ ‌‌‌​‌​​‍ ‍‌‍​ ‌‍‍​‌‍‍‌‌‍ ​‌‍‌​‌ ​‍‌‍‌‌‌‍ ‍​‍‌‌​ ‌‌‌​​‍‌‌ ‌‍‍ ‌‍‌‌‌ ‍‌​‍‌‌​ ​ ‌​‌​​‍‌‌​ ​ ‌​‌​​‍‌‌​ ​‍​ ​‍​ ​ ‌‍​‍​ ‌​‌‍​‍​ ​ ‌‍​ ​ ​‌​ ‍‌​ ​‌​ ‌​​ ​‍​ ​‌​‍‌‌​ ​‍​ ​‍​‍‌‌​ ‌‌‌​‌​​‍ ‍‌ ‌​‌‍‌‌‌ ‍​‌ ‌​​ ‌‍​‍‌‍​‌‌ ​ ‌‍‌‌‌‌‌‌‌ ​‍‌‍ ​​ ‌‌‍‍​‌ ‌​‌ ‌​‌ ​​‌ ​ ​‍‌‌​ ​ ‌​​‌​‍‌‌​ ​‍‌​‌‍​‍‌‌​ ​‍‌​‌‍‌‍‌ ‌‍‌‌‌‍ ​‌‍​ ‌‍​‌‌ ​‍‌‍‌‌​‍ ‍‌ ​ ‌‍​‌‌‍ ‍‌‍‍‌‌ ‌​‌ ‍‌​‍ ‍‌ ​ ‌ ‌​‌ ‌‌‌‍‌​‌‍‍‌‌‍ ​‍‌‍‌‍‍‌‌‍‌​​ ‌‌‍‌​‌‍‌‍‌‍​‍‌‍‌‌​ ‌ ​ ‍‌‌‍‌‌‌‍​‌​‍ ‌​ ​‍‌‍​‍​ ‌​​ ‌‍​‍ ‌​ ‌​​ ​‌​ ​‌‌‍​ ​‍ ‌​ ‍‌‌‍​‌​ ‌‍​ ‌​​‍ ‌​ ‌​‌‍‌‌‌‍‌​​ ‍‌​ ‍‌​ ​​‌‍‌‌‌‍​ ‌‍‌‌​ ​​​ ‌​​ ​‍​‍‌‍‌ ‌​‌ ‍‌‌ ​​‌‍‌‌​ ‌‌‍​‌‌ ​‍‌ ‌​‌‍‍‌‌‍​ ‌‍ ​‌‍‌‌​‍‌‍‌ ​​‌‍​‌‌ ‌​‌‍‍​​ ‌‌‍​‍‌‍ ‌‍‌​‌ ‍‌​‍‌‌​ ‌‌‌​​‍‌‌ ‌‍‍ ‌‍‌‌‌ ‍‌​‍‌‌​ ​ ‌​‌​​‍‌‌​ ​ ‌​‌​​‍‌‌​ ​‍​ ​‍​ ‍​‌‍‌‍​ ‌‌​ ​‌​ ‍‌‌‍‌‍‌‍‌‌​ ‌‌‌‍‌‍‌‍‌‌​ ‍‌​ ​‍​‍‌‌​ ​‍​ ​‍​‍‌‌​ ‌‌‌​‌​​‍ ‍‌‍​ ‌‍‍​‌‍‍‌‌‍ ​‌‍‌​‌ ​‍‌‍‌‌‌‍ ‍​‍‌‌​ ‌‌‌​​‍‌‌ ‌‍‍ ‌‍‌‌‌ ‍‌​‍‌‌​ ​ ‌​‌​​‍‌‌​ ​ ‌​‌​​‍‌‌​ ​‍​ ​‍​ ​ ‌‍​‍​ ‌​‌‍​‍​ ​ ‌‍​ ​ ​‌​ ‍‌​ ​‌​ ‌​​ ​‍​ ​‌​‍‌‌​ ​‍​ ​‍​‍‌‌​ ‌‌‌​‌​​‍ ‍‌ ‌​‌‍‌‌‌ ‍​‌ ‌​​‍‌‍‌ ​​‌‍‌‌‌ ​‍‌ ​ ‌ ​​‌‍‌‌‌‍​ ‌ ‌​‌‍‍‌‌ ‌‍‌‍‌‌​ ‌‌ ​​‌ ‌‌‌‍​‍‌‍ ​‌‍‍‌‌ ​ ‌‍‍​‌‍‌‌‌‍‌​​‍​‍‌ ‌
If your dress is off-white, ​​​​‌ ‍ ​‍​‍‌‍ ‌ ​‍‌‍‍‌‌‍‌ ‌‍‍‌‌‍ ‍​‍​‍​ ‍‍​‍​‍‌ ​ ‌‍​‌‌‍ ‍‌‍‍‌‌ ‌​‌ ‍‌​‍ ‍‌‍‍‌‌‍ ​‍​‍​‍ ​​‍​‍‌‍‍​‌ ​‍‌‍‌‌‌‍‌‍​‍​‍​ ‍‍​‍​‍‌‍‍​‌ ‌​‌ ‌​‌ ​​‌ ​ ​ ‍‍​‍ ​‍ ‌‍‌ ‌‍‌‌‌‍ ​‌‍​ ‌‍​‌‌ ​‍‌‍‌‌​‍ ‍‌ ​ ‌‍​‌‌‍ ‍‌‍‍‌‌ ‌​‌ ‍‌​‍ ‍‌ ​ ‌ ‌​‌ ‌‌‌‍‌​‌‍‍‌‌‍ ​‍ ‌‍‍‌‌‍ ‍‌ ‌​‌‍‌‌‌‍ ‍‌ ‌​​‍ ‌‍‌‌‌‍‌​‌‍‍‌‌ ‌​​‍ ‌‍ ‌‌‍ ‌‍‌​‌‍‌‌​ ‌‌ ​​‌ ​‍‌‍‌‌‌ ​ ‌‍‌‌‌‍ ‍‌ ‌​‌‍​‌‌ ‌​‌‍‍‌‌‍ ‌‍ ‍​ ‍ ‌‍‍‌‌‍‌​​ ‌‌‍‌​‌‍‌‍‌‍​‍‌‍‌‌​ ‌ ​ ‍‌‌‍‌‌‌‍​‌​‍ ‌​ ​‍‌‍​‍​ ‌​​ ‌‍​‍ ‌​ ‌​​ ​‌​ ​‌‌‍​ ​‍ ‌​ ‍‌‌‍​‌​ ‌‍​ ‌​​‍ ‌​ ‌​‌‍‌‌‌‍‌​​ ‍‌​ ‍‌​ ​​‌‍‌‌‌‍​ ‌‍‌‌​ ​​​ ‌​​ ​‍​ ‍ ‌ ‌​‌ ‍‌‌ ​​‌‍‌‌​ ‌‌‍​‌‌ ​‍‌ ‌​‌‍‍‌‌‍​ ‌‍ ​‌‍‌‌​ ‍ ‌ ​​‌‍​‌‌ ‌​‌‍‍​​ ‌‌‍​‍‌‍ ‌‍‌​‌ ‍‌​‍‌‌​ ‌‌‌​​‍‌‌ ‌‍‍ ‌‍‌‌‌ ‍‌​‍‌‌​ ​ ‌​‌​​‍‌‌​ ​ ‌​‌​​‍‌‌​ ​‍​ ​‍​ ‌ ‌‍​‌​ ‍‌​ ​ ​ ​‌​ ​‍​ ‌ ‌‍​‍‌‍​‌​ ​​​ ​ ​ ‍​​‍‌‌​ ​‍​ ​‍​‍‌‌​ ‌‌‌​‌​​‍ ‍‌‍​ ‌‍‍​‌‍‍‌‌‍ ​‌‍‌​‌ ​‍‌‍‌‌‌‍ ‍​‍‌‌​ ‌‌‌​​‍‌‌ ‌‍‍ ‌‍‌‌‌ ‍‌​‍‌‌​ ​ ‌​‌​​‍‌‌​ ​ ‌​‌​​‍‌‌​ ​‍​ ​‍‌‍‌‍​ ‌‌‌‍​‍‌‍​ ​ ‌‌‌‍‌‍‌‍‌‍​ ‌‍​ ‌‌​ ​‌‌‍‌‌​ ‌‌​ ​​​‍‌‌​ ​‍​ ​‍​‍‌‌​ ‌‌‌​‌​​‍ ‍‌ ‌​‌‍‌‌‌ ‍​‌ ‌​​ ‌‍​‍‌‍​‌‌ ​ ‌‍‌‌‌‌‌‌‌ ​‍‌‍ ​​ ‌‌‍‍​‌ ‌​‌ ‌​‌ ​​‌ ​ ​‍‌‌​ ​ ‌​​‌​‍‌‌​ ​‍‌​‌‍​‍‌‌​ ​‍‌​‌‍‌‍‌ ‌‍‌‌‌‍ ​‌‍​ ‌‍​‌‌ ​‍‌‍‌‌​‍ ‍‌ ​ ‌‍​‌‌‍ ‍‌‍‍‌‌ ‌​‌ ‍‌​‍ ‍‌ ​ ‌ ‌​‌ ‌‌‌‍‌​‌‍‍‌‌‍ ​‍‌‍‌‍‍‌‌‍‌​​ ‌‌‍‌​‌‍‌‍‌‍​‍‌‍‌‌​ ‌ ​ ‍‌‌‍‌‌‌‍​‌​‍ ‌​ ​‍‌‍​‍​ ‌​​ ‌‍​‍ ‌​ ‌​​ ​‌​ ​‌‌‍​ ​‍ ‌​ ‍‌‌‍​‌​ ‌‍​ ‌​​‍ ‌​ ‌​‌‍‌‌‌‍‌​​ ‍‌​ ‍‌​ ​​‌‍‌‌‌‍​ ‌‍‌‌​ ​​​ ‌​​ ​‍​‍‌‍‌ ‌​‌ ‍‌‌ ​​‌‍‌‌​ ‌‌‍​‌‌ ​‍‌ ‌​‌‍‍‌‌‍​ ‌‍ ​‌‍‌‌​‍‌‍‌ ​​‌‍​‌‌ ‌​‌‍‍​​ ‌‌‍​‍‌‍ ‌‍‌​‌ ‍‌​‍‌‌​ ‌‌‌​​‍‌‌ ‌‍‍ ‌‍‌‌‌ ‍‌​‍‌‌​ ​ ‌​‌​​‍‌‌​ ​ ‌​‌​​‍‌‌​ ​‍​ ​‍​ ‌ ‌‍​‌​ ‍‌​ ​ ​ ​‌​ ​‍​ ‌ ‌‍​‍‌‍​‌​ ​​​ ​ ​ ‍​​‍‌‌​ ​‍​ ​‍​‍‌‌​ ‌‌‌​‌​​‍ ‍‌‍​ ‌‍‍​‌‍‍‌‌‍ ​‌‍‌​‌ ​‍‌‍‌‌‌‍ ‍​‍‌‌​ ‌‌‌​​‍‌‌ ‌‍‍ ‌‍‌‌‌ ‍‌​‍‌‌​ ​ ‌​‌​​‍‌‌​ ​ ‌​‌​​‍‌‌​ ​‍​ ​‍‌‍‌‍​ ‌‌‌‍​‍‌‍​ ​ ‌‌‌‍‌‍‌‍‌‍​ ‌‍​ ‌‌​ ​‌‌‍‌‌​ ‌‌​ ​​​‍‌‌​ ​‍​ ​‍​‍‌‌​ ‌‌‌​‌​​‍ ‍‌ ‌​‌‍‌‌‌ ‍​‌ ‌​​‍‌‍‌ ​​‌‍‌‌‌ ​‍‌ ​ ‌ ​​‌‍‌‌‌‍​ ‌ ‌​‌‍‍‌‌ ‌‍‌‍‌‌​ ‌‌ ​​‌ ‌‌‌‍​‍‌‍ ​‌‍‍‌‌ ​ ‌‍‍​‌‍‌‌‌‍‌​​‍​‍‌ ‌ Chantilly Lace​​​​‌ ‍ ​‍​‍‌‍ ‌ ​‍‌‍‍‌‌‍‌ ‌‍‍‌‌‍ ‍​‍​‍​ ‍‍​‍​‍‌ ​ ‌‍​‌‌‍ ‍‌‍‍‌‌ ‌​‌ ‍‌​‍ ‍‌‍‍‌‌‍ ​‍​‍​‍ ​​‍​‍‌‍‍​‌ ​‍‌‍‌‌‌‍‌‍​‍​‍​ ‍‍​‍​‍‌‍‍​‌ ‌​‌ ‌​‌ ​​‌ ​ ​ ‍‍​‍ ​‍ ‌‍‌ ‌‍‌‌‌‍ ​‌‍​ ‌‍​‌‌ ​‍‌‍‌‌​‍ ‍‌ ​ ‌‍​‌‌‍ ‍‌‍‍‌‌ ‌​‌ ‍‌​‍ ‍‌ ​ ‌ ‌​‌ ‌‌‌‍‌​‌‍‍‌‌‍ ​‍ ‌‍‍‌‌‍ ‍‌ ‌​‌‍‌‌‌‍ ‍‌ ‌​​‍ ‌‍‌‌‌‍‌​‌‍‍‌‌ ‌​​‍ ‌‍ ‌‌‍ ‌‍‌​‌‍‌‌​ ‌‌ ​​‌ ​‍‌‍‌‌‌ ​ ‌‍‌‌‌‍ ‍‌ ‌​‌‍​‌‌ ‌​‌‍‍‌‌‍ ‌‍ ‍​ ‍ ‌‍‍‌‌‍‌​​ ‌‌‍‌​‌‍‌‍‌‍​‍‌‍‌‌​ ‌ ​ ‍‌‌‍‌‌‌‍​‌​‍ ‌​ ​‍‌‍​‍​ ‌​​ ‌‍​‍ ‌​ ‌​​ ​‌​ ​‌‌‍​ ​‍ ‌​ ‍‌‌‍​‌​ ‌‍​ ‌​​‍ ‌​ ‌​‌‍‌‌‌‍‌​​ ‍‌​ ‍‌​ ​​‌‍‌‌‌‍​ ‌‍‌‌​ ​​​ ‌​​ ​‍​ ‍ ‌ ‌​‌ ‍‌‌ ​​‌‍‌‌​ ‌‌‍​‌‌ ​‍‌ ‌​‌‍‍‌‌‍​ ‌‍ ​‌‍‌‌​ ‍ ‌ ​​‌‍​‌‌ ‌​‌‍‍​​ ‌‌‍​‍‌‍ ‌‍‌​‌ ‍‌​‍‌‌​ ‌‌‌​​‍‌‌ ‌‍‍ ‌‍‌‌‌ ‍‌​‍‌‌​ ​ ‌​‌​​‍‌‌​ ​ ‌​‌​​‍‌‌​ ​‍​ ​‍​ ‌ ‌‍​‌​ ‍‌​ ​ ​ ​‌​ ​‍​ ‌ ‌‍​‍‌‍​‌​ ​​​ ​ ​ ‍​​‍‌‌​ ​‍​ ​‍​‍‌‌​ ‌‌‌​‌​​‍ ‍‌‍​ ‌‍‍​‌‍‍‌‌‍ ​‌‍‌​‌ ​‍‌‍‌‌‌‍ ‍​‍‌‌​ ‌‌‌​​‍‌‌ ‌‍‍ ‌‍‌‌‌ ‍‌​‍‌‌​ ​ ‌​‌​​‍‌‌​ ​ ‌​‌​​‍‌‌​ ​‍​ ​‍‌‍​‌‌‍‌‌​ ‍‌​ ‍​​ ‌ ‌‍‌‍​ ‌‍‌‍‌​​ ​‌​ ‌ ​ ​​​ ​‌​‍‌‌​ ​‍​ ​‍​‍‌‌​ ‌‌‌​‌​​‍ ‍‌ ‌​‌‍‌‌‌ ‍​‌ ‌​​ ‌‍​‍‌‍​‌‌ ​ ‌‍‌‌‌‌‌‌‌ ​‍‌‍ ​​ ‌‌‍‍​‌ ‌​‌ ‌​‌ ​​‌ ​ ​‍‌‌​ ​ ‌​​‌​‍‌‌​ ​‍‌​‌‍​‍‌‌​ ​‍‌​‌‍‌‍‌ ‌‍‌‌‌‍ ​‌‍​ ‌‍​‌‌ ​‍‌‍‌‌​‍ ‍‌ ​ ‌‍​‌‌‍ ‍‌‍‍‌‌ ‌​‌ ‍‌​‍ ‍‌ ​ ‌ ‌​‌ ‌‌‌‍‌​‌‍‍‌‌‍ ​‍‌‍‌‍‍‌‌‍‌​​ ‌‌‍‌​‌‍‌‍‌‍​‍‌‍‌‌​ ‌ ​ ‍‌‌‍‌‌‌‍​‌​‍ ‌​ ​‍‌‍​‍​ ‌​​ ‌‍​‍ ‌​ ‌​​ ​‌​ ​‌‌‍​ ​‍ ‌​ ‍‌‌‍​‌​ ‌‍​ ‌​​‍ ‌​ ‌​‌‍‌‌‌‍‌​​ ‍‌​ ‍‌​ ​​‌‍‌‌‌‍​ ‌‍‌‌​ ​​​ ‌​​ ​‍​‍‌‍‌ ‌​‌ ‍‌‌ ​​‌‍‌‌​ ‌‌‍​‌‌ ​‍‌ ‌​‌‍‍‌‌‍​ ‌‍ ​‌‍‌‌​‍‌‍‌ ​​‌‍​‌‌ ‌​‌‍‍​​ ‌‌‍​‍‌‍ ‌‍‌​‌ ‍‌​‍‌‌​ ‌‌‌​​‍‌‌ ‌‍‍ ‌‍‌‌‌ ‍‌​‍‌‌​ ​ ‌​‌​​‍‌‌​ ​ ‌​‌​​‍‌‌​ ​‍​ ​‍​ ‌ ‌‍​‌​ ‍‌​ ​ ​ ​‌​ ​‍​ ‌ ‌‍​‍‌‍​‌​ ​​​ ​ ​ ‍​​‍‌‌​ ​‍​ ​‍​‍‌‌​ ‌‌‌​‌​​‍ ‍‌‍​ ‌‍‍​‌‍‍‌‌‍ ​‌‍‌​‌ ​‍‌‍‌‌‌‍ ‍​‍‌‌​ ‌‌‌​​‍‌‌ ‌‍‍ ‌‍‌‌‌ ‍‌​‍‌‌​ ​ ‌​‌​​‍‌‌​ ​ ‌​‌​​‍‌‌​ ​‍​ ​‍‌‍​‌‌‍‌‌​ ‍‌​ ‍​​ ‌ ‌‍‌‍​ ‌‍‌‍‌​​ ​‌​ ‌ ​ ​​​ ​‌​‍‌‌​ ​‍​ ​‍​‍‌‌​ ‌‌‌​‌​​‍ ‍‌ ‌​‌‍‌‌‌ ‍​‌ ‌​​‍‌‍‌ ​​‌‍‌‌‌ ​‍‌ ​ ‌ ​​‌‍‌‌‌‍​ ‌ ‌​‌‍‍‌‌ ‌‍‌‍‌‌​ ‌‌ ​​‌ ‌‌‌‍​‍‌‍ ​‌‍‍‌‌ ​ ‌‍‍​‌‍‌‌‌‍‌​​‍​‍‌ ‌ may stand out too much as
a milkier white nail against it. Flash photography will capture each
individual nail along your off-white dress, making the white
differences more noticeable. ​​​​‌ ‍ ​‍​‍‌‍ ‌ ​‍‌‍‍‌‌‍‌ ‌‍‍‌‌‍ ‍​‍​‍​ ‍‍​‍​‍‌ ​ ‌‍​‌‌‍ ‍‌‍‍‌‌ ‌​‌ ‍‌​‍ ‍‌‍‍‌‌‍ ​‍​‍​‍ ​​‍​‍‌‍‍​‌ ​‍‌‍‌‌‌‍‌‍​‍​‍​ ‍‍​‍​‍‌‍‍​‌ ‌​‌ ‌​‌ ​​‌ ​ ​ ‍‍​‍ ​‍ ‌‍‌ ‌‍‌‌‌‍ ​‌‍​ ‌‍​‌‌ ​‍‌‍‌‌​‍ ‍‌ ​ ‌‍​‌‌‍ ‍‌‍‍‌‌ ‌​‌ ‍‌​‍ ‍‌ ​ ‌ ‌​‌ ‌‌‌‍‌​‌‍‍‌‌‍ ​‍ ‌‍‍‌‌‍ ‍‌ ‌​‌‍‌‌‌‍ ‍‌ ‌​​‍ ‌‍‌‌‌‍‌​‌‍‍‌‌ ‌​​‍ ‌‍ ‌‌‍ ‌‍‌​‌‍‌‌​ ‌‌ ​​‌ ​‍‌‍‌‌‌ ​ ‌‍‌‌‌‍ ‍‌ ‌​‌‍​‌‌ ‌​‌‍‍‌‌‍ ‌‍ ‍​ ‍ ‌‍‍‌‌‍‌​​ ‌‌‍‌​‌‍‌‍‌‍​‍‌‍‌‌​ ‌ ​ ‍‌‌‍‌‌‌‍​‌​‍ ‌​ ​‍‌‍​‍​ ‌​​ ‌‍​‍ ‌​ ‌​​ ​‌​ ​‌‌‍​ ​‍ ‌​ ‍‌‌‍​‌​ ‌‍​ ‌​​‍ ‌​ ‌​‌‍‌‌‌‍‌​​ ‍‌​ ‍‌​ ​​‌‍‌‌‌‍​ ‌‍‌‌​ ​​​ ‌​​ ​‍​ ‍ ‌ ‌​‌ ‍‌‌ ​​‌‍‌‌​ ‌‌‍​‌‌ ​‍‌ ‌​‌‍‍‌‌‍​ ‌‍ ​‌‍‌‌​ ‍ ‌ ​​‌‍​‌‌ ‌​‌‍‍​​ ‌‌‍​‍‌‍ ‌‍‌​‌ ‍‌​‍‌‌​ ‌‌‌​​‍‌‌ ‌‍‍ ‌‍‌‌‌ ‍‌​‍‌‌​ ​ ‌​‌​​‍‌‌​ ​ ‌​‌​​‍‌‌​ ​‍​ ​‍​ ‌ ‌‍​‌​ ‍‌​ ​ ​ ​‌​ ​‍​ ‌ ‌‍​‍‌‍​‌​ ​​​ ​ ​ ‍​​‍‌‌​ ​‍​ ​‍​‍‌‌​ ‌‌‌​‌​​‍ ‍‌‍​ ‌‍‍​‌‍‍‌‌‍ ​‌‍‌​‌ ​‍‌‍‌‌‌‍ ‍​‍‌‌​ ‌‌‌​​‍‌‌ ‌‍‍ ‌‍‌‌‌ ‍‌​‍‌‌​ ​ ‌​‌​​‍‌‌​ ​ ‌​‌​​‍‌‌​ ​‍​ ​‍​ ‍‌​ ‌‌‌‍​‌‌‍‌​‌‍​‌​ ‌ ​ ​ ​ ​‍​ ​​​ ‌ ​ ​‌​ ​‌​‍‌‌​ ​‍​ ​‍​‍‌‌​ ‌‌‌​‌​​‍ ‍‌ ‌​‌‍‌‌‌ ‍​‌ ‌​​ ‌‍​‍‌‍​‌‌ ​ ‌‍‌‌‌‌‌‌‌ ​‍‌‍ ​​ ‌‌‍‍​‌ ‌​‌ ‌​‌ ​​‌ ​ ​‍‌‌​ ​ ‌​​‌​‍‌‌​ ​‍‌​‌‍​‍‌‌​ ​‍‌​‌‍‌‍‌ ‌‍‌‌‌‍ ​‌‍​ ‌‍​‌‌ ​‍‌‍‌‌​‍ ‍‌ ​ ‌‍​‌‌‍ ‍‌‍‍‌‌ ‌​‌ ‍‌​‍ ‍‌ ​ ‌ ‌​‌ ‌‌‌‍‌​‌‍‍‌‌‍ ​‍‌‍‌‍‍‌‌‍‌​​ ‌‌‍‌​‌‍‌‍‌‍​‍‌‍‌‌​ ‌ ​ ‍‌‌‍‌‌‌‍​‌​‍ ‌​ ​‍‌‍​‍​ ‌​​ ‌‍​‍ ‌​ ‌​​ ​‌​ ​‌‌‍​ ​‍ ‌​ ‍‌‌‍​‌​ ‌‍​ ‌​​‍ ‌​ ‌​‌‍‌‌‌‍‌​​ ‍‌​ ‍‌​ ​​‌‍‌‌‌‍​ ‌‍‌‌​ ​​​ ‌​​ ​‍​‍‌‍‌ ‌​‌ ‍‌‌ ​​‌‍‌‌​ ‌‌‍​‌‌ ​‍‌ ‌​‌‍‍‌‌‍​ ‌‍ ​‌‍‌‌​‍‌‍‌ ​​‌‍​‌‌ ‌​‌‍‍​​ ‌‌‍​‍‌‍ ‌‍‌​‌ ‍‌​‍‌‌​ ‌‌‌​​‍‌‌ ‌‍‍ ‌‍‌‌‌ ‍‌​‍‌‌​ ​ ‌​‌​​‍‌‌​ ​ ‌​‌​​‍‌‌​ ​‍​ ​‍​ ‌ ‌‍​‌​ ‍‌​ ​ ​ ​‌​ ​‍​ ‌ ‌‍​‍‌‍​‌​ ​​​ ​ ​ ‍​​‍‌‌​ ​‍​ ​‍​‍‌‌​ ‌‌‌​‌​​‍ ‍‌‍​ ‌‍‍​‌‍‍‌‌‍ ​‌‍‌​‌ ​‍‌‍‌‌‌‍ ‍​‍‌‌​ ‌‌‌​​‍‌‌ ‌‍‍ ‌‍‌‌‌ ‍‌​‍‌‌​ ​ ‌​‌​​‍‌‌​ ​ ‌​‌​​‍‌‌​ ​‍​ ​‍​ ‍‌​ ‌‌‌‍​‌‌‍‌​‌‍​‌​ ‌ ​ ​ ​ ​‍​ ​​​ ‌ ​ ​‌​ ​‌​‍‌‌​ ​‍​ ​‍​‍‌‌​ ‌‌‌​‌​​‍ ‍‌ ‌​‌‍‌‌‌ ‍​‌ ‌​​‍‌‍‌ ​​‌‍‌‌‌ ​‍‌ ​ ‌ ​​‌‍‌‌‌‍​ ‌ ‌​‌‍‍‌‌ ‌‍‌‍‌‌​ ‌‌ ​​‌ ‌‌‌‍​‍‌‍ ​‌‍‍‌‌ ​ ‌‍‍​‌‍‌‌‌‍‌​​‍​‍‌ ‌ Ivory Pearl​​​​‌ ‍ ​‍​‍‌‍ ‌ ​‍‌‍‍‌‌‍‌ ‌‍‍‌‌‍ ‍​‍​‍​ ‍‍​‍​‍‌ ​ ‌‍​‌‌‍ ‍‌‍‍‌‌ ‌​‌ ‍‌​‍ ‍‌‍‍‌‌‍ ​‍​‍​‍ ​​‍​‍‌‍‍​‌ ​‍‌‍‌‌‌‍‌‍​‍​‍​ ‍‍​‍​‍‌‍‍​‌ ‌​‌ ‌​‌ ​​‌ ​ ​ ‍‍​‍ ​‍ ‌‍‌ ‌‍‌‌‌‍ ​‌‍​ ‌‍​‌‌ ​‍‌‍‌‌​‍ ‍‌ ​ ‌‍​‌‌‍ ‍‌‍‍‌‌ ‌​‌ ‍‌​‍ ‍‌ ​ ‌ ‌​‌ ‌‌‌‍‌​‌‍‍‌‌‍ ​‍ ‌‍‍‌‌‍ ‍‌ ‌​‌‍‌‌‌‍ ‍‌ ‌​​‍ ‌‍‌‌‌‍‌​‌‍‍‌‌ ‌​​‍ ‌‍ ‌‌‍ ‌‍‌​‌‍‌‌​ ‌‌ ​​‌ ​‍‌‍‌‌‌ ​ ‌‍‌‌‌‍ ‍‌ ‌​‌‍​‌‌ ‌​‌‍‍‌‌‍ ‌‍ ‍​ ‍ ‌‍‍‌‌‍‌​​ ‌‌‍‌​‌‍‌‍‌‍​‍‌‍‌‌​ ‌ ​ ‍‌‌‍‌‌‌‍​‌​‍ ‌​ ​‍‌‍​‍​ ‌​​ ‌‍​‍ ‌​ ‌​​ ​‌​ ​‌‌‍​ ​‍ ‌​ ‍‌‌‍​‌​ ‌‍​ ‌​​‍ ‌​ ‌​‌‍‌‌‌‍‌​​ ‍‌​ ‍‌​ ​​‌‍‌‌‌‍​ ‌‍‌‌​ ​​​ ‌​​ ​‍​ ‍ ‌ ‌​‌ ‍‌‌ ​​‌‍‌‌​ ‌‌‍​‌‌ ​‍‌ ‌​‌‍‍‌‌‍​ ‌‍ ​‌‍‌‌​ ‍ ‌ ​​‌‍​‌‌ ‌​‌‍‍​​ ‌‌‍​‍‌‍ ‌‍‌​‌ ‍‌​‍‌‌​ ‌‌‌​​‍‌‌ ‌‍‍ ‌‍‌‌‌ ‍‌​‍‌‌​ ​ ‌​‌​​‍‌‌​ ​ ‌​‌​​‍‌‌​ ​‍​ ​‍​ ‌ ‌‍​‌​ ‍‌​ ​ ​ ​‌​ ​‍​ ‌ ‌‍​‍‌‍​‌​ ​​​ ​ ​ ‍​​‍‌‌​ ​‍​ ​‍​‍‌‌​ ‌‌‌​‌​​‍ ‍‌‍​ ‌‍‍​‌‍‍‌‌‍ ​‌‍‌​‌ ​‍‌‍‌‌‌‍ ‍​‍‌‌​ ‌‌‌​​‍‌‌ ‌‍‍ ‌‍‌‌‌ ‍‌​‍‌‌​ ​ ‌​‌​​‍‌‌​ ​ ‌​‌​​‍‌‌​ ​‍​ ​‍‌‍​‌​ ‍​​ ‍​​ ‍‌​ ​ ​ ‌‍​ ‌‍‌‍​ ‌‍​‌​ ‌‌‌‍​‌​ ‌​​‍‌‌​ ​‍​ ​‍​‍‌‌​ ‌‌‌​‌​​‍ ‍‌ ‌​‌‍‌‌‌ ‍​‌ ‌​​ ‌‍​‍‌‍​‌‌ ​ ‌‍‌‌‌‌‌‌‌ ​‍‌‍ ​​ ‌‌‍‍​‌ ‌​‌ ‌​‌ ​​‌ ​ ​‍‌‌​ ​ ‌​​‌​‍‌‌​ ​‍‌​‌‍​‍‌‌​ ​‍‌​‌‍‌‍‌ ‌‍‌‌‌‍ ​‌‍​ ‌‍​‌‌ ​‍‌‍‌‌​‍ ‍‌ ​ ‌‍​‌‌‍ ‍‌‍‍‌‌ ‌​‌ ‍‌​‍ ‍‌ ​ ‌ ‌​‌ ‌‌‌‍‌​‌‍‍‌‌‍ ​‍‌‍‌‍‍‌‌‍‌​​ ‌‌‍‌​‌‍‌‍‌‍​‍‌‍‌‌​ ‌ ​ ‍‌‌‍‌‌‌‍​‌​‍ ‌​ ​‍‌‍​‍​ ‌​​ ‌‍​‍ ‌​ ‌​​ ​‌​ ​‌‌‍​ ​‍ ‌​ ‍‌‌‍​‌​ ‌‍​ ‌​​‍ ‌​ ‌​‌‍‌‌‌‍‌​​ ‍‌​ ‍‌​ ​​‌‍‌‌‌‍​ ‌‍‌‌​ ​​​ ‌​​ ​‍​‍‌‍‌ ‌​‌ ‍‌‌ ​​‌‍‌‌​ ‌‌‍​‌‌ ​‍‌ ‌​‌‍‍‌‌‍​ ‌‍ ​‌‍‌‌​‍‌‍‌ ​​‌‍​‌‌ ‌​‌‍‍​​ ‌‌‍​‍‌‍ ‌‍‌​‌ ‍‌​‍‌‌​ ‌‌‌​​‍‌‌ ‌‍‍ ‌‍‌‌‌ ‍‌​‍‌‌​ ​ ‌​‌​​‍‌‌​ ​ ‌​‌​​‍‌‌​ ​‍​ ​‍​ ‌ ‌‍​‌​ ‍‌​ ​ ​ ​‌​ ​‍​ ‌ ‌‍​‍‌‍​‌​ ​​​ ​ ​ ‍​​‍‌‌​ ​‍​ ​‍​‍‌‌​ ‌‌‌​‌​​‍ ‍‌‍​ ‌‍‍​‌‍‍‌‌‍ ​‌‍‌​‌ ​‍‌‍‌‌‌‍ ‍​‍‌‌​ ‌‌‌​​‍‌‌ ‌‍‍ ‌‍‌‌‌ ‍‌​‍‌‌​ ​ ‌​‌​​‍‌‌​ ​ ‌​‌​​‍‌‌​ ​‍​ ​‍‌‍​‌​ ‍​​ ‍​​ ‍‌​ ​ ​ ‌‍​ ‌‍‌‍​ ‌‍​‌​ ‌‌‌‍​‌​ ‌​​‍‌‌​ ​‍​ ​‍​‍‌‌​ ‌‌‌​‌​​‍ ‍‌ ‌​‌‍‌‌‌ ‍​‌ ‌​​‍‌‍‌ ​​‌‍‌‌‌ ​‍‌ ​ ‌ ​​‌‍‌‌‌‍​ ‌ ‌​‌‍‍‌‌ ‌‍‌‍‌‌​ ‌‌ ​​‌ ‌‌‌‍​‍‌‍ ​‌‍‍‌‌ ​ ‌‍‍​‌‍‌‌‌‍‌​​‍​‍‌ ‌ is a very pale cream with a
pearly texture that fits right in with our existing ​​​​‌ ‍ ​‍​‍‌‍ ‌ ​‍‌‍‍‌‌‍‌ ‌‍‍‌‌‍ ‍​‍​‍​ ‍‍​‍​‍‌ ​ ‌‍​‌‌‍ ‍‌‍‍‌‌ ‌​‌ ‍‌​‍ ‍‌‍‍‌‌‍ ​‍​‍​‍ ​​‍​‍‌‍‍​‌ ​‍‌‍‌‌‌‍‌‍​‍​‍​ ‍‍​‍​‍‌‍‍​‌ ‌​‌ ‌​‌ ​​‌ ​ ​ ‍‍​‍ ​‍ ‌‍‌ ‌‍‌‌‌‍ ​‌‍​ ‌‍​‌‌ ​‍‌‍‌‌​‍ ‍‌ ​ ‌‍​‌‌‍ ‍‌‍‍‌‌ ‌​‌ ‍‌​‍ ‍‌ ​ ‌ ‌​‌ ‌‌‌‍‌​‌‍‍‌‌‍ ​‍ ‌‍‍‌‌‍ ‍‌ ‌​‌‍‌‌‌‍ ‍‌ ‌​​‍ ‌‍‌‌‌‍‌​‌‍‍‌‌ ‌​​‍ ‌‍ ‌‌‍ ‌‍‌​‌‍‌‌​ ‌‌ ​​‌ ​‍‌‍‌‌‌ ​ ‌‍‌‌‌‍ ‍‌ ‌​‌‍​‌‌ ‌​‌‍‍‌‌‍ ‌‍ ‍​ ‍ ‌‍‍‌‌‍‌​​ ‌‌‍‌​‌‍‌‍‌‍​‍‌‍‌‌​ ‌ ​ ‍‌‌‍‌‌‌‍​‌​‍ ‌​ ​‍‌‍​‍​ ‌​​ ‌‍​‍ ‌​ ‌​​ ​‌​ ​‌‌‍​ ​‍ ‌​ ‍‌‌‍​‌​ ‌‍​ ‌​​‍ ‌​ ‌​‌‍‌‌‌‍‌​​ ‍‌​ ‍‌​ ​​‌‍‌‌‌‍​ ‌‍‌‌​ ​​​ ‌​​ ​‍​ ‍ ‌ ‌​‌ ‍‌‌ ​​‌‍‌‌​ ‌‌‍​‌‌ ​‍‌ ‌​‌‍‍‌‌‍​ ‌‍ ​‌‍‌‌​ ‍ ‌ ​​‌‍​‌‌ ‌​‌‍‍​​ ‌‌‍​‍‌‍ ‌‍‌​‌ ‍‌​‍‌‌​ ‌‌‌​​‍‌‌ ‌‍‍ ‌‍‌‌‌ ‍‌​‍‌‌​ ​ ‌​‌​​‍‌‌​ ​ ‌​‌​​‍‌‌​ ​‍​ ​‍​ ‌ ‌‍​‌​ ‍‌​ ​ ​ ​‌​ ​‍​ ‌ ‌‍​‍‌‍​‌​ ​​​ ​ ​ ‍​​‍‌‌​ ​‍​ ​‍​‍‌‌​ ‌‌‌​‌​​‍ ‍‌‍​ ‌‍‍​‌‍‍‌‌‍ ​‌‍‌​‌ ​‍‌‍‌‌‌‍ ‍​‍‌‌​ ‌‌‌​​‍‌‌ ‌‍‍ ‌‍‌‌‌ ‍‌​‍‌‌​ ​ ‌​‌​​‍‌‌​ ​ ‌​‌​​‍‌‌​ ​‍​ ​‍​ ‍‌‌‍‌​​ ‌‌​ ​ ‌‍​ ‌‍​‌​ ​‌​ ‌‍​ ​ ​ ‍‌​ ‌‌‌‍​‍​‍‌‌​ ​‍​ ​‍​‍‌‌​ ‌‌‌​‌​​‍ ‍‌ ‌​‌‍‌‌‌ ‍​‌ ‌​​ ‌‍​‍‌‍​‌‌ ​ ‌‍‌‌‌‌‌‌‌ ​‍‌‍ ​​ ‌‌‍‍​‌ ‌​‌ ‌​‌ ​​‌ ​ ​‍‌‌​ ​ ‌​​‌​‍‌‌​ ​‍‌​‌‍​‍‌‌​ ​‍‌​‌‍‌‍‌ ‌‍‌‌‌‍ ​‌‍​ ‌‍​‌‌ ​‍‌‍‌‌​‍ ‍‌ ​ ‌‍​‌‌‍ ‍‌‍‍‌‌ ‌​‌ ‍‌​‍ ‍‌ ​ ‌ ‌​‌ ‌‌‌‍‌​‌‍‍‌‌‍ ​‍‌‍‌‍‍‌‌‍‌​​ ‌‌‍‌​‌‍‌‍‌‍​‍‌‍‌‌​ ‌ ​ ‍‌‌‍‌‌‌‍​‌​‍ ‌​ ​‍‌‍​‍​ ‌​​ ‌‍​‍ ‌​ ‌​​ ​‌​ ​‌‌‍​ ​‍ ‌​ ‍‌‌‍​‌​ ‌‍​ ‌​​‍ ‌​ ‌​‌‍‌‌‌‍‌​​ ‍‌​ ‍‌​ ​​‌‍‌‌‌‍​ ‌‍‌‌​ ​​​ ‌​​ ​‍​‍‌‍‌ ‌​‌ ‍‌‌ ​​‌‍‌‌​ ‌‌‍​‌‌ ​‍‌ ‌​‌‍‍‌‌‍​ ‌‍ ​‌‍‌‌​‍‌‍‌ ​​‌‍​‌‌ ‌​‌‍‍​​ ‌‌‍​‍‌‍ ‌‍‌​‌ ‍‌​‍‌‌​ ‌‌‌​​‍‌‌ ‌‍‍ ‌‍‌‌‌ ‍‌​‍‌‌​ ​ ‌​‌​​‍‌‌​ ​ ‌​‌​​‍‌‌​ ​‍​ ​‍​ ‌ ‌‍​‌​ ‍‌​ ​ ​ ​‌​ ​‍​ ‌ ‌‍​‍‌‍​‌​ ​​​ ​ ​ ‍​​‍‌‌​ ​‍​ ​‍​‍‌‌​ ‌‌‌​‌​​‍ ‍‌‍​ ‌‍‍​‌‍‍‌‌‍ ​‌‍‌​‌ ​‍‌‍‌‌‌‍ ‍​‍‌‌​ ‌‌‌​​‍‌‌ ‌‍‍ ‌‍‌‌‌ ‍‌​‍‌‌​ ​ ‌​‌​​‍‌‌​ ​ ‌​‌​​‍‌‌​ ​‍​ ​‍​ ‍‌‌‍‌​​ ‌‌​ ​ ‌‍​ ‌‍​‌​ ​‌​ ‌‍​ ​ ​ ‍‌​ ‌‌‌‍​‍​‍‌‌​ ​‍​ ​‍​‍‌‌​ ‌‌‌​‌​​‍ ‍‌ ‌​‌‍‌‌‌ ‍​‌ ‌​​‍‌‍‌ ​​‌‍‌‌‌ ​‍‌ ​ ‌ ​​‌‍‌‌‌‍​ ‌ ‌​‌‍‍‌‌ ‌‍‌‍‌‌​ ‌‌ ​​‌ ‌‌‌‍​‍‌‍ ​‌‍‍‌‌ ​ ‌‍‍​‌‍‌‌‌‍‌​​‍​‍‌ ‌ Pearl Capsule​​​​‌ ‍ ​‍​‍‌‍ ‌ ​‍‌‍‍‌‌‍‌ ‌‍‍‌‌‍ ‍​‍​‍​ ‍‍​‍​‍‌ ​ ‌‍​‌‌‍ ‍‌‍‍‌‌ ‌​‌ ‍‌​‍ ‍‌‍‍‌‌‍ ​‍​‍​‍ ​​‍​‍‌‍‍​‌ ​‍‌‍‌‌‌‍‌‍​‍​‍​ ‍‍​‍​‍‌‍‍​‌ ‌​‌ ‌​‌ ​​‌ ​ ​ ‍‍​‍ ​‍ ‌‍‌ ‌‍‌‌‌‍ ​‌‍​ ‌‍​‌‌ ​‍‌‍‌‌​‍ ‍‌ ​ ‌‍​‌‌‍ ‍‌‍‍‌‌ ‌​‌ ‍‌​‍ ‍‌ ​ ‌ ‌​‌ ‌‌‌‍‌​‌‍‍‌‌‍ ​‍ ‌‍‍‌‌‍ ‍‌ ‌​‌‍‌‌‌‍ ‍‌ ‌​​‍ ‌‍‌‌‌‍‌​‌‍‍‌‌ ‌​​‍ ‌‍ ‌‌‍ ‌‍‌​‌‍‌‌​ ‌‌ ​​‌ ​‍‌‍‌‌‌ ​ ‌‍‌‌‌‍ ‍‌ ‌​‌‍​‌‌ ‌​‌‍‍‌‌‍ ‌‍ ‍​ ‍ ‌‍‍‌‌‍‌​​ ‌‌‍‌​‌‍‌‍‌‍​‍‌‍‌‌​ ‌ ​ ‍‌‌‍‌‌‌‍​‌​‍ ‌​ ​‍‌‍​‍​ ‌​​ ‌‍​‍ ‌​ ‌​​ ​‌​ ​‌‌‍​ ​‍ ‌​ ‍‌‌‍​‌​ ‌‍​ ‌​​‍ ‌​ ‌​‌‍‌‌‌‍‌​​ ‍‌​ ‍‌​ ​​‌‍‌‌‌‍​ ‌‍‌‌​ ​​​ ‌​​ ​‍​ ‍ ‌ ‌​‌ ‍‌‌ ​​‌‍‌‌​ ‌‌‍​‌‌ ​‍‌ ‌​‌‍‍‌‌‍​ ‌‍ ​‌‍‌‌​ ‍ ‌ ​​‌‍​‌‌ ‌​‌‍‍​​ ‌‌‍​‍‌‍ ‌‍‌​‌ ‍‌​‍‌‌​ ‌‌‌​​‍‌‌ ‌‍‍ ‌‍‌‌‌ ‍‌​‍‌‌​ ​ ‌​‌​​‍‌‌​ ​ ‌​‌​​‍‌‌​ ​‍​ ​‍​ ‌ ‌‍​‌​ ‍‌​ ​ ​ ​‌​ ​‍​ ‌ ‌‍​‍‌‍​‌​ ​​​ ​ ​ ‍​​‍‌‌​ ​‍​ ​‍​‍‌‌​ ‌‌‌​‌​​‍ ‍‌‍​ ‌‍‍​‌‍‍‌‌‍ ​‌‍‌​‌ ​‍‌‍‌‌‌‍ ‍​‍‌‌​ ‌‌‌​​‍‌‌ ‌‍‍ ‌‍‌‌‌ ‍‌​‍‌‌​ ​ ‌​‌​​‍‌‌​ ​ ‌​‌​​‍‌‌​ ​‍​ ​‍​ ​‌​ ‌‍​ ​​​ ‍​​ ​‍​ ‍​​ ​‍​ ​ ‌‍‌​​ ​‌‌‍‌‌‌‍‌‌​‍‌‌​ ​‍​ ​‍​‍‌‌​ ‌‌‌​‌​​‍ ‍‌ ‌​‌‍‌‌‌ ‍​‌ ‌​​ ‌‍​‍‌‍​‌‌ ​ ‌‍‌‌‌‌‌‌‌ ​‍‌‍ ​​ ‌‌‍‍​‌ ‌​‌ ‌​‌ ​​‌ ​ ​‍‌‌​ ​ ‌​​‌​‍‌‌​ ​‍‌​‌‍​‍‌‌​ ​‍‌​‌‍‌‍‌ ‌‍‌‌‌‍ ​‌‍​ ‌‍​‌‌ ​‍‌‍‌‌​‍ ‍‌ ​ ‌‍​‌‌‍ ‍‌‍‍‌‌ ‌​‌ ‍‌​‍ ‍‌ ​ ‌ ‌​‌ ‌‌‌‍‌​‌‍‍‌‌‍ ​‍‌‍‌‍‍‌‌‍‌​​ ‌‌‍‌​‌‍‌‍‌‍​‍‌‍‌‌​ ‌ ​ ‍‌‌‍‌‌‌‍​‌​‍ ‌​ ​‍‌‍​‍​ ‌​​ ‌‍​‍ ‌​ ‌​​ ​‌​ ​‌‌‍​ ​‍ ‌​ ‍‌‌‍​‌​ ‌‍​ ‌​​‍ ‌​ ‌​‌‍‌‌‌‍‌​​ ‍‌​ ‍‌​ ​​‌‍‌‌‌‍​ ‌‍‌‌​ ​​​ ‌​​ ​‍​‍‌‍‌ ‌​‌ ‍‌‌ ​​‌‍‌‌​ ‌‌‍​‌‌ ​‍‌ ‌​‌‍‍‌‌‍​ ‌‍ ​‌‍‌‌​‍‌‍‌ ​​‌‍​‌‌ ‌​‌‍‍​​ ‌‌‍​‍‌‍ ‌‍‌​‌ ‍‌​‍‌‌​ ‌‌‌​​‍‌‌ ‌‍‍ ‌‍‌‌‌ ‍‌​‍‌‌​ ​ ‌​‌​​‍‌‌​ ​ ‌​‌​​‍‌‌​ ​‍​ ​‍​ ‌ ‌‍​‌​ ‍‌​ ​ ​ ​‌​ ​‍​ ‌ ‌‍​‍‌‍​‌​ ​​​ ​ ​ ‍​​‍‌‌​ ​‍​ ​‍​‍‌‌​ ‌‌‌​‌​​‍ ‍‌‍​ ‌‍‍​‌‍‍‌‌‍ ​‌‍‌​‌ ​‍‌‍‌‌‌‍ ‍​‍‌‌​ ‌‌‌​​‍‌‌ ‌‍‍ ‌‍‌‌‌ ‍‌​‍‌‌​ ​ ‌​‌​​‍‌‌​ ​ ‌​‌​​‍‌‌​ ​‍​ ​‍​ ​‌​ ‌‍​ ​​​ ‍​​ ​‍​ ‍​​ ​‍​ ​ ‌‍‌​​ ​‌‌‍‌‌‌‍‌‌​‍‌‌​ ​‍​ ​‍​‍‌‌​ ‌‌‌​‌​​‍ ‍‌ ‌​‌‍‌‌‌ ‍​‌ ‌​​‍‌‍‌ ​​‌‍‌‌‌ ​‍‌ ​ ‌ ​​‌‍‌‌‌‍​ ‌ ‌​‌‍‍‌‌ ‌‍‌‍‌‌​ ‌‌ ​​‌ ‌‌‌‍​‍‌‍ ​‌‍‍‌‌ ​ ‌‍‍​‌‍‌‌‌‍‌​​‍​‍‌ ‌. On
the nails, it appears slightly off-white, perfectly complementing an
ivory dress.​​​​‌ ‍ ​‍​‍‌‍ ‌ ​‍‌‍‍‌‌‍‌ ‌‍‍‌‌‍ ‍​‍​‍​ ‍‍​‍​‍‌ ​ ‌‍​‌‌‍ ‍‌‍‍‌‌ ‌​‌ ‍‌​‍ ‍‌‍‍‌‌‍ ​‍​‍​‍ ​​‍​‍‌‍‍​‌ ​‍‌‍‌‌‌‍‌‍​‍​‍​ ‍‍​‍​‍‌‍‍​‌ ‌​‌ ‌​‌ ​​‌ ​ ​ ‍‍​‍ ​‍ ‌‍‌ ‌‍‌‌‌‍ ​‌‍​ ‌‍​‌‌ ​‍‌‍‌‌​‍ ‍‌ ​ ‌‍​‌‌‍ ‍‌‍‍‌‌ ‌​‌ ‍‌​‍ ‍‌ ​ ‌ ‌​‌ ‌‌‌‍‌​‌‍‍‌‌‍ ​‍ ‌‍‍‌‌‍ ‍‌ ‌​‌‍‌‌‌‍ ‍‌ ‌​​‍ ‌‍‌‌‌‍‌​‌‍‍‌‌ ‌​​‍ ‌‍ ‌‌‍ ‌‍‌​‌‍‌‌​ ‌‌ ​​‌ ​‍‌‍‌‌‌ ​ ‌‍‌‌‌‍ ‍‌ ‌​‌‍​‌‌ ‌​‌‍‍‌‌‍ ‌‍ ‍​ ‍ ‌‍‍‌‌‍‌​​ ‌‌‍‌​‌‍‌‍‌‍​‍‌‍‌‌​ ‌ ​ ‍‌‌‍‌‌‌‍​‌​‍ ‌​ ​‍‌‍​‍​ ‌​​ ‌‍​‍ ‌​ ‌​​ ​‌​ ​‌‌‍​ ​‍ ‌​ ‍‌‌‍​‌​ ‌‍​ ‌​​‍ ‌​ ‌​‌‍‌‌‌‍‌​​ ‍‌​ ‍‌​ ​​‌‍‌‌‌‍​ ‌‍‌‌​ ​​​ ‌​​ ​‍​ ‍ ‌ ‌​‌ ‍‌‌ ​​‌‍‌‌​ ‌‌‍​‌‌ ​‍‌ ‌​‌‍‍‌‌‍​ ‌‍ ​‌‍‌‌​ ‍ ‌ ​​‌‍​‌‌ ‌​‌‍‍​​ ‌‌‍​‍‌‍ ‌‍‌​‌ ‍‌​‍‌‌​ ‌‌‌​​‍‌‌ ‌‍‍ ‌‍‌‌‌ ‍‌​‍‌‌​ ​ ‌​‌​​‍‌‌​ ​ ‌​‌​​‍‌‌​ ​‍​ ​‍​ ‌ ‌‍​‌​ ‍‌​ ​ ​ ​‌​ ​‍​ ‌ ‌‍​‍‌‍​‌​ ​​​ ​ ​ ‍​​‍‌‌​ ​‍​ ​‍​‍‌‌​ ‌‌‌​‌​​‍ ‍‌‍​ ‌‍‍​‌‍‍‌‌‍ ​‌‍‌​‌ ​‍‌‍‌‌‌‍ ‍​‍‌‌​ ‌‌‌​​‍‌‌ ‌‍‍ ‌‍‌‌‌ ‍‌​‍‌‌​ ​ ‌​‌​​‍‌‌​ ​ ‌​‌​​‍‌‌​ ​‍​ ​‍​ ​ ​ ‌‌​ ‍​​ ​‌‌‍‌‍​ ‍‌​ ​​​ ​ ‌‍‌‍​ ‍‌​ ‍​​ ‌‌​‍‌‌​ ​‍​ ​‍​‍‌‌​ ‌‌‌​‌​​‍ ‍‌ ‌​‌‍‌‌‌ ‍​‌ ‌​​ ‌‍​‍‌‍​‌‌ ​ ‌‍‌‌‌‌‌‌‌ ​‍‌‍ ​​ ‌‌‍‍​‌ ‌​‌ ‌​‌ ​​‌ ​ ​‍‌‌​ ​ ‌​​‌​‍‌‌​ ​‍‌​‌‍​‍‌‌​ ​‍‌​‌‍‌‍‌ ‌‍‌‌‌‍ ​‌‍​ ‌‍​‌‌ ​‍‌‍‌‌​‍ ‍‌ ​ ‌‍​‌‌‍ ‍‌‍‍‌‌ ‌​‌ ‍‌​‍ ‍‌ ​ ‌ ‌​‌ ‌‌‌‍‌​‌‍‍‌‌‍ ​‍‌‍‌‍‍‌‌‍‌​​ ‌‌‍‌​‌‍‌‍‌‍​‍‌‍‌‌​ ‌ ​ ‍‌‌‍‌‌‌‍​‌​‍ ‌​ ​‍‌‍​‍​ ‌​​ ‌‍​‍ ‌​ ‌​​ ​‌​ ​‌‌‍​ ​‍ ‌​ ‍‌‌‍​‌​ ‌‍​ ‌​​‍ ‌​ ‌​‌‍‌‌‌‍‌​​ ‍‌​ ‍‌​ ​​‌‍‌‌‌‍​ ‌‍‌‌​ ​​​ ‌​​ ​‍​‍‌‍‌ ‌​‌ ‍‌‌ ​​‌‍‌‌​ ‌‌‍​‌‌ ​‍‌ ‌​‌‍‍‌‌‍​ ‌‍ ​‌‍‌‌​‍‌‍‌ ​​‌‍​‌‌ ‌​‌‍‍​​ ‌‌‍​‍‌‍ ‌‍‌​‌ ‍‌​‍‌‌​ ‌‌‌​​‍‌‌ ‌‍‍ ‌‍‌‌‌ ‍‌​‍‌‌​ ​ ‌​‌​​‍‌‌​ ​ ‌​‌​​‍‌‌​ ​‍​ ​‍​ ‌ ‌‍​‌​ ‍‌​ ​ ​ ​‌​ ​‍​ ‌ ‌‍​‍‌‍​‌​ ​​​ ​ ​ ‍​​‍‌‌​ ​‍​ ​‍​‍‌‌​ ‌‌‌​‌​​‍ ‍‌‍​ ‌‍‍​‌‍‍‌‌‍ ​‌‍‌​‌ ​‍‌‍‌‌‌‍ ‍​‍‌‌​ ‌‌‌​​‍‌‌ ‌‍‍ ‌‍‌‌‌ ‍‌​‍‌‌​ ​ ‌​‌​​‍‌‌​ ​ ‌​‌​​‍‌‌​ ​‍​ ​‍​ ​ ​ ‌‌​ ‍​​ ​‌‌‍‌‍​ ‍‌​ ​​​ ​ ‌‍‌‍​ ‍‌​ ‍​​ ‌‌​‍‌‌​ ​‍​ ​‍​‍‌‌​ ‌‌‌​‌​​‍ ‍‌ ‌​‌‍‌‌‌ ‍​‌ ‌​​‍‌‍‌ ​​‌‍‌‌‌ ​‍‌ ​ ‌ ​​‌‍‌‌‌‍​ ‌ ‌​‌‍‍‌‌ ‌‍‌‍‌‌​ ‌‌ ​​‌ ‌‌‌‍​‍‌‍ ​‌‍‍‌‌ ​ ‌‍‍​‌‍‌‌‌‍‌​​‍​‍‌ ‌
For a dress with a nude underlay, something more soft, natural, and
pink would sit well together, like ​​​​‌ ‍ ​‍​‍‌‍ ‌ ​‍‌‍‍‌‌‍‌ ‌‍‍‌‌‍ ‍​‍​‍​ ‍‍​‍​‍‌ ​ ‌‍​‌‌‍ ‍‌‍‍‌‌ ‌​‌ ‍‌​‍ ‍‌‍‍‌‌‍ ​‍​‍​‍ ​​‍​‍‌‍‍​‌ ​‍‌‍‌‌‌‍‌‍​‍​‍​ ‍‍​‍​‍‌‍‍​‌ ‌​‌ ‌​‌ ​​‌ ​ ​ ‍‍​‍ ​‍ ‌‍‌ ‌‍‌‌‌‍ ​‌‍​ ‌‍​‌‌ ​‍‌‍‌‌​‍ ‍‌ ​ ‌‍​‌‌‍ ‍‌‍‍‌‌ ‌​‌ ‍‌​‍ ‍‌ ​ ‌ ‌​‌ ‌‌‌‍‌​‌‍‍‌‌‍ ​‍ ‌‍‍‌‌‍ ‍‌ ‌​‌‍‌‌‌‍ ‍‌ ‌​​‍ ‌‍‌‌‌‍‌​‌‍‍‌‌ ‌​​‍ ‌‍ ‌‌‍ ‌‍‌​‌‍‌‌​ ‌‌ ​​‌ ​‍‌‍‌‌‌ ​ ‌‍‌‌‌‍ ‍‌ ‌​‌‍​‌‌ ‌​‌‍‍‌‌‍ ‌‍ ‍​ ‍ ‌‍‍‌‌‍‌​​ ‌‌‍‌​‌‍‌‍‌‍​‍‌‍‌‌​ ‌ ​ ‍‌‌‍‌‌‌‍​‌​‍ ‌​ ​‍‌‍​‍​ ‌​​ ‌‍​‍ ‌​ ‌​​ ​‌​ ​‌‌‍​ ​‍ ‌​ ‍‌‌‍​‌​ ‌‍​ ‌​​‍ ‌​ ‌​‌‍‌‌‌‍‌​​ ‍‌​ ‍‌​ ​​‌‍‌‌‌‍​ ‌‍‌‌​ ​​​ ‌​​ ​‍​ ‍ ‌ ‌​‌ ‍‌‌ ​​‌‍‌‌​ ‌‌‍​‌‌ ​‍‌ ‌​‌‍‍‌‌‍​ ‌‍ ​‌‍‌‌​ ‍ ‌ ​​‌‍​‌‌ ‌​‌‍‍​​ ‌‌‍​‍‌‍ ‌‍‌​‌ ‍‌​‍‌‌​ ‌‌‌​​‍‌‌ ‌‍‍ ‌‍‌‌‌ ‍‌​‍‌‌​ ​ ‌​‌​​‍‌‌​ ​ ‌​‌​​‍‌‌​ ​‍​ ​‍‌‍‌​​ ​‌​ ‍‌‌‍​‌‌‍​‍​ ‌‍​ ‌ ‌‍‌‌​ ‍​​ ‌‍​ ​​​ ​‍​‍‌‌​ ​‍​ ​‍​‍‌‌​ ‌‌‌​‌​​‍ ‍‌‍​ ‌‍‍​‌‍‍‌‌‍ ​‌‍‌​‌ ​‍‌‍‌‌‌‍ ‍​‍‌‌​ ‌‌‌​​‍‌‌ ‌‍‍ ‌‍‌‌‌ ‍‌​‍‌‌​ ​ ‌​‌​​‍‌‌​ ​ ‌​‌​​‍‌‌​ ​‍​ ​‍​ ​​​ ​​​ ‌‌​ ​‌​ ​​​ ‌​‌‍‌​​ ‍‌​ ​​​ ‌‌​ ‌ ‌‍‌‌​ ​​​‍‌‌​ ​‍​ ​‍​‍‌‌​ ‌‌‌​‌​​‍ ‍‌ ‌​‌‍‌‌‌ ‍​‌ ‌​​ ‌‍​‍‌‍​‌‌ ​ ‌‍‌‌‌‌‌‌‌ ​‍‌‍ ​​ ‌‌‍‍​‌ ‌​‌ ‌​‌ ​​‌ ​ ​‍‌‌​ ​ ‌​​‌​‍‌‌​ ​‍‌​‌‍​‍‌‌​ ​‍‌​‌‍‌‍‌ ‌‍‌‌‌‍ ​‌‍​ ‌‍​‌‌ ​‍‌‍‌‌​‍ ‍‌ ​ ‌‍​‌‌‍ ‍‌‍‍‌‌ ‌​‌ ‍‌​‍ ‍‌ ​ ‌ ‌​‌ ‌‌‌‍‌​‌‍‍‌‌‍ ​‍‌‍‌‍‍‌‌‍‌​​ ‌‌‍‌​‌‍‌‍‌‍​‍‌‍‌‌​ ‌ ​ ‍‌‌‍‌‌‌‍​‌​‍ ‌​ ​‍‌‍​‍​ ‌​​ ‌‍​‍ ‌​ ‌​​ ​‌​ ​‌‌‍​ ​‍ ‌​ ‍‌‌‍​‌​ ‌‍​ ‌​​‍ ‌​ ‌​‌‍‌‌‌‍‌​​ ‍‌​ ‍‌​ ​​‌‍‌‌‌‍​ ‌‍‌‌​ ​​​ ‌​​ ​‍​‍‌‍‌ ‌​‌ ‍‌‌ ​​‌‍‌‌​ ‌‌‍​‌‌ ​‍‌ ‌​‌‍‍‌‌‍​ ‌‍ ​‌‍‌‌​‍‌‍‌ ​​‌‍​‌‌ ‌​‌‍‍​​ ‌‌‍​‍‌‍ ‌‍‌​‌ ‍‌​‍‌‌​ ‌‌‌​​‍‌‌ ‌‍‍ ‌‍‌‌‌ ‍‌​‍‌‌​ ​ ‌​‌​​‍‌‌​ ​ ‌​‌​​‍‌‌​ ​‍​ ​‍‌‍‌​​ ​‌​ ‍‌‌‍​‌‌‍​‍​ ‌‍​ ‌ ‌‍‌‌​ ‍​​ ‌‍​ ​​​ ​‍​‍‌‌​ ​‍​ ​‍​‍‌‌​ ‌‌‌​‌​​‍ ‍‌‍​ ‌‍‍​‌‍‍‌‌‍ ​‌‍‌​‌ ​‍‌‍‌‌‌‍ ‍​‍‌‌​ ‌‌‌​​‍‌‌ ‌‍‍ ‌‍‌‌‌ ‍‌​‍‌‌​ ​ ‌​‌​​‍‌‌​ ​ ‌​‌​​‍‌‌​ ​‍​ ​‍​ ​​​ ​​​ ‌‌​ ​‌​ ​​​ ‌​‌‍‌​​ ‍‌​ ​​​ ‌‌​ ‌ ‌‍‌‌​ ​​​‍‌‌​ ​‍​ ​‍​‍‌‌​ ‌‌‌​‌​​‍ ‍‌ ‌​‌‍‌‌‌ ‍​‌ ‌​​‍‌‍‌ ​​‌‍‌‌‌ ​‍‌ ​ ‌ ​​‌‍‌‌‌‍​ ‌ ‌​‌‍‍‌‌ ‌‍‌‍‌‌​ ‌‌ ​​‌ ‌‌‌‍​‍‌‍ ​‌‍‍‌‌ ​ ‌‍‍​‌‍‌‌‌‍‌​​‍​‍‌ ‌ French Tulle​​​​‌ ‍ ​‍​‍‌‍ ‌ ​‍‌‍‍‌‌‍‌ ‌‍‍‌‌‍ ‍​‍​‍​ ‍‍​‍​‍‌ ​ ‌‍​‌‌‍ ‍‌‍‍‌‌ ‌​‌ ‍‌​‍ ‍‌‍‍‌‌‍ ​‍​‍​‍ ​​‍​‍‌‍‍​‌ ​‍‌‍‌‌‌‍‌‍​‍​‍​ ‍‍​‍​‍‌‍‍​‌ ‌​‌ ‌​‌ ​​‌ ​ ​ ‍‍​‍ ​‍ ‌‍‌ ‌‍‌‌‌‍ ​‌‍​ ‌‍​‌‌ ​‍‌‍‌‌​‍ ‍‌ ​ ‌‍​‌‌‍ ‍‌‍‍‌‌ ‌​‌ ‍‌​‍ ‍‌ ​ ‌ ‌​‌ ‌‌‌‍‌​‌‍‍‌‌‍ ​‍ ‌‍‍‌‌‍ ‍‌ ‌​‌‍‌‌‌‍ ‍‌ ‌​​‍ ‌‍‌‌‌‍‌​‌‍‍‌‌ ‌​​‍ ‌‍ ‌‌‍ ‌‍‌​‌‍‌‌​ ‌‌ ​​‌ ​‍‌‍‌‌‌ ​ ‌‍‌‌‌‍ ‍‌ ‌​‌‍​‌‌ ‌​‌‍‍‌‌‍ ‌‍ ‍​ ‍ ‌‍‍‌‌‍‌​​ ‌‌‍‌​‌‍‌‍‌‍​‍‌‍‌‌​ ‌ ​ ‍‌‌‍‌‌‌‍​‌​‍ ‌​ ​‍‌‍​‍​ ‌​​ ‌‍​‍ ‌​ ‌​​ ​‌​ ​‌‌‍​ ​‍ ‌​ ‍‌‌‍​‌​ ‌‍​ ‌​​‍ ‌​ ‌​‌‍‌‌‌‍‌​​ ‍‌​ ‍‌​ ​​‌‍‌‌‌‍​ ‌‍‌‌​ ​​​ ‌​​ ​‍​ ‍ ‌ ‌​‌ ‍‌‌ ​​‌‍‌‌​ ‌‌‍​‌‌ ​‍‌ ‌​‌‍‍‌‌‍​ ‌‍ ​‌‍‌‌​ ‍ ‌ ​​‌‍​‌‌ ‌​‌‍‍​​ ‌‌‍​‍‌‍ ‌‍‌​‌ ‍‌​‍‌‌​ ‌‌‌​​‍‌‌ ‌‍‍ ‌‍‌‌‌ ‍‌​‍‌‌​ ​ ‌​‌​​‍‌‌​ ​ ‌​‌​​‍‌‌​ ​‍​ ​‍‌‍‌​​ ​‌​ ‍‌‌‍​‌‌‍​‍​ ‌‍​ ‌ ‌‍‌‌​ ‍​​ ‌‍​ ​​​ ​‍​‍‌‌​ ​‍​ ​‍​‍‌‌​ ‌‌‌​‌​​‍ ‍‌‍​ ‌‍‍​‌‍‍‌‌‍ ​‌‍‌​‌ ​‍‌‍‌‌‌‍ ‍​‍‌‌​ ‌‌‌​​‍‌‌ ‌‍‍ ‌‍‌‌‌ ‍‌​‍‌‌​ ​ ‌​‌​​‍‌‌​ ​ ‌​‌​​‍‌‌​ ​‍​ ​‍​ ​ ‌‍‌​​ ‍‌‌‍‌‍‌‍​ ​ ​‌​ ​‍​ ‌​‌‍​‌​ ‌​​ ‌​​ ​‌​‍‌‌​ ​‍​ ​‍​‍‌‌​ ‌‌‌​‌​​‍ ‍‌ ‌​‌‍‌‌‌ ‍​‌ ‌​​ ‌‍​‍‌‍​‌‌ ​ ‌‍‌‌‌‌‌‌‌ ​‍‌‍ ​​ ‌‌‍‍​‌ ‌​‌ ‌​‌ ​​‌ ​ ​‍‌‌​ ​ ‌​​‌​‍‌‌​ ​‍‌​‌‍​‍‌‌​ ​‍‌​‌‍‌‍‌ ‌‍‌‌‌‍ ​‌‍​ ‌‍​‌‌ ​‍‌‍‌‌​‍ ‍‌ ​ ‌‍​‌‌‍ ‍‌‍‍‌‌ ‌​‌ ‍‌​‍ ‍‌ ​ ‌ ‌​‌ ‌‌‌‍‌​‌‍‍‌‌‍ ​‍‌‍‌‍‍‌‌‍‌​​ ‌‌‍‌​‌‍‌‍‌‍​‍‌‍‌‌​ ‌ ​ ‍‌‌‍‌‌‌‍​‌​‍ ‌​ ​‍‌‍​‍​ ‌​​ ‌‍​‍ ‌​ ‌​​ ​‌​ ​‌‌‍​ ​‍ ‌​ ‍‌‌‍​‌​ ‌‍​ ‌​​‍ ‌​ ‌​‌‍‌‌‌‍‌​​ ‍‌​ ‍‌​ ​​‌‍‌‌‌‍​ ‌‍‌‌​ ​​​ ‌​​ ​‍​‍‌‍‌ ‌​‌ ‍‌‌ ​​‌‍‌‌​ ‌‌‍​‌‌ ​‍‌ ‌​‌‍‍‌‌‍​ ‌‍ ​‌‍‌‌​‍‌‍‌ ​​‌‍​‌‌ ‌​‌‍‍​​ ‌‌‍​‍‌‍ ‌‍‌​‌ ‍‌​‍‌‌​ ‌‌‌​​‍‌‌ ‌‍‍ ‌‍‌‌‌ ‍‌​‍‌‌​ ​ ‌​‌​​‍‌‌​ ​ ‌​‌​​‍‌‌​ ​‍​ ​‍‌‍‌​​ ​‌​ ‍‌‌‍​‌‌‍​‍​ ‌‍​ ‌ ‌‍‌‌​ ‍​​ ‌‍​ ​​​ ​‍​‍‌‌​ ​‍​ ​‍​‍‌‌​ ‌‌‌​‌​​‍ ‍‌‍​ ‌‍‍​‌‍‍‌‌‍ ​‌‍‌​‌ ​‍‌‍‌‌‌‍ ‍​‍‌‌​ ‌‌‌​​‍‌‌ ‌‍‍ ‌‍‌‌‌ ‍‌​‍‌‌​ ​ ‌​‌​​‍‌‌​ ​ ‌​‌​​‍‌‌​ ​‍​ ​‍​ ​ ‌‍‌​​ ‍‌‌‍‌‍‌‍​ ​ ​‌​ ​‍​ ‌​‌‍​‌​ ‌​​ ‌​​ ​‌​‍‌‌​ ​‍​ ​‍​‍‌‌​ ‌‌‌​‌​​‍ ‍‌ ‌​‌‍‌‌‌ ‍​‌ ‌​​‍‌‍‌ ​​‌‍‌‌‌ ​‍‌ ​ ‌ ​​‌‍‌‌‌‍​ ‌ ‌​‌‍‍‌‌ ‌‍‌‍‌‌​ ‌‌ ​​‌ ‌‌‌‍​‍‌‍ ​‌‍‍‌‌ ​ ‌‍‍​‌‍‌‌‌‍‌​​‍​‍‌ ‌—slightly pearlescent
pale pink with very subtle microglitters. It leans more towards milky
on natural nails, which is how it differentiates from ​​​​‌ ‍ ​‍​‍‌‍ ‌ ​‍‌‍‍‌‌‍‌ ‌‍‍‌‌‍ ‍​‍​‍​ ‍‍​‍​‍‌ ​ ‌‍​‌‌‍ ‍‌‍‍‌‌ ‌​‌ ‍‌​‍ ‍‌‍‍‌‌‍ ​‍​‍​‍ ​​‍​‍‌‍‍​‌ ​‍‌‍‌‌‌‍‌‍​‍​‍​ ‍‍​‍​‍‌‍‍​‌ ‌​‌ ‌​‌ ​​‌ ​ ​ ‍‍​‍ ​‍ ‌‍‌ ‌‍‌‌‌‍ ​‌‍​ ‌‍​‌‌ ​‍‌‍‌‌​‍ ‍‌ ​ ‌‍​‌‌‍ ‍‌‍‍‌‌ ‌​‌ ‍‌​‍ ‍‌ ​ ‌ ‌​‌ ‌‌‌‍‌​‌‍‍‌‌‍ ​‍ ‌‍‍‌‌‍ ‍‌ ‌​‌‍‌‌‌‍ ‍‌ ‌​​‍ ‌‍‌‌‌‍‌​‌‍‍‌‌ ‌​​‍ ‌‍ ‌‌‍ ‌‍‌​‌‍‌‌​ ‌‌ ​​‌ ​‍‌‍‌‌‌ ​ ‌‍‌‌‌‍ ‍‌ ‌​‌‍​‌‌ ‌​‌‍‍‌‌‍ ‌‍ ‍​ ‍ ‌‍‍‌‌‍‌​​ ‌‌‍‌​‌‍‌‍‌‍​‍‌‍‌‌​ ‌ ​ ‍‌‌‍‌‌‌‍​‌​‍ ‌​ ​‍‌‍​‍​ ‌​​ ‌‍​‍ ‌​ ‌​​ ​‌​ ​‌‌‍​ ​‍ ‌​ ‍‌‌‍​‌​ ‌‍​ ‌​​‍ ‌​ ‌​‌‍‌‌‌‍‌​​ ‍‌​ ‍‌​ ​​‌‍‌‌‌‍​ ‌‍‌‌​ ​​​ ‌​​ ​‍​ ‍ ‌ ‌​‌ ‍‌‌ ​​‌‍‌‌​ ‌‌‍​‌‌ ​‍‌ ‌​‌‍‍‌‌‍​ ‌‍ ​‌‍‌‌​ ‍ ‌ ​​‌‍​‌‌ ‌​‌‍‍​​ ‌‌‍​‍‌‍ ‌‍‌​‌ ‍‌​‍‌‌​ ‌‌‌​​‍‌‌ ‌‍‍ ‌‍‌‌‌ ‍‌​‍‌‌​ ​ ‌​‌​​‍‌‌​ ​ ‌​‌​​‍‌‌​ ​‍​ ​‍‌‍‌​​ ​‌​ ‍‌‌‍​‌‌‍​‍​ ‌‍​ ‌ ‌‍‌‌​ ‍​​ ‌‍​ ​​​ ​‍​‍‌‌​ ​‍​ ​‍​‍‌‌​ ‌‌‌​‌​​‍ ‍‌‍​ ‌‍‍​‌‍‍‌‌‍ ​‌‍‌​‌ ​‍‌‍‌‌‌‍ ‍​‍‌‌​ ‌‌‌​​‍‌‌ ‌‍‍ ‌‍‌‌‌ ‍‌​‍‌‌​ ​ ‌​‌​​‍‌‌​ ​ ‌​‌​​‍‌‌​ ​‍​ ​‍‌‍​‍‌‍​‍​ ​‌​ ​ ​ ‌‍​ ‌​​ ‌‌​ ‌‍​ ‍​​ ​​‌‍‌‍​ ​‌​‍‌‌​ ​‍​ ​‍​‍‌‌​ ‌‌‌​‌​​‍ ‍‌ ‌​‌‍‌‌‌ ‍​‌ ‌​​ ‌‍​‍‌‍​‌‌ ​ ‌‍‌‌‌‌‌‌‌ ​‍‌‍ ​​ ‌‌‍‍​‌ ‌​‌ ‌​‌ ​​‌ ​ ​‍‌‌​ ​ ‌​​‌​‍‌‌​ ​‍‌​‌‍​‍‌‌​ ​‍‌​‌‍‌‍‌ ‌‍‌‌‌‍ ​‌‍​ ‌‍​‌‌ ​‍‌‍‌‌​‍ ‍‌ ​ ‌‍​‌‌‍ ‍‌‍‍‌‌ ‌​‌ ‍‌​‍ ‍‌ ​ ‌ ‌​‌ ‌‌‌‍‌​‌‍‍‌‌‍ ​‍‌‍‌‍‍‌‌‍‌​​ ‌‌‍‌​‌‍‌‍‌‍​‍‌‍‌‌​ ‌ ​ ‍‌‌‍‌‌‌‍​‌​‍ ‌​ ​‍‌‍​‍​ ‌​​ ‌‍​‍ ‌​ ‌​​ ​‌​ ​‌‌‍​ ​‍ ‌​ ‍‌‌‍​‌​ ‌‍​ ‌​​‍ ‌​ ‌​‌‍‌‌‌‍‌​​ ‍‌​ ‍‌​ ​​‌‍‌‌‌‍​ ‌‍‌‌​ ​​​ ‌​​ ​‍​‍‌‍‌ ‌​‌ ‍‌‌ ​​‌‍‌‌​ ‌‌‍​‌‌ ​‍‌ ‌​‌‍‍‌‌‍​ ‌‍ ​‌‍‌‌​‍‌‍‌ ​​‌‍​‌‌ ‌​‌‍‍​​ ‌‌‍​‍‌‍ ‌‍‌​‌ ‍‌​‍‌‌​ ‌‌‌​​‍‌‌ ‌‍‍ ‌‍‌‌‌ ‍‌​‍‌‌​ ​ ‌​‌​​‍‌‌​ ​ ‌​‌​​‍‌‌​ ​‍​ ​‍‌‍‌​​ ​‌​ ‍‌‌‍​‌‌‍​‍​ ‌‍​ ‌ ‌‍‌‌​ ‍​​ ‌‍​ ​​​ ​‍​‍‌‌​ ​‍​ ​‍​‍‌‌​ ‌‌‌​‌​​‍ ‍‌‍​ ‌‍‍​‌‍‍‌‌‍ ​‌‍‌​‌ ​‍‌‍‌‌‌‍ ‍​‍‌‌​ ‌‌‌​​‍‌‌ ‌‍‍ ‌‍‌‌‌ ‍‌​‍‌‌​ ​ ‌​‌​​‍‌‌​ ​ ‌​‌​​‍‌‌​ ​‍​ ​‍‌‍​‍‌‍​‍​ ​‌​ ​ ​ ‌‍​ ‌​​ ‌‌​ ‌‍​ ‍​​ ​​‌‍‌‍​ ​‌​‍‌‌​ ​‍​ ​‍​‍‌‌​ ‌‌‌​‌​​‍ ‍‌ ‌​‌‍‌‌‌ ‍​‌ ‌​​‍‌‍‌ ​​‌‍‌‌‌ ​‍‌ ​ ‌ ​​‌‍‌‌‌‍​ ‌ ‌​‌‍‍‌‌ ‌‍‌‍‌‌​ ‌‌ ​​‌ ‌‌‌‍​‍‌‍ ​‌‍‍‌‌ ​ ‌‍‍​‌‍‌‌‌‍‌​​‍​‍‌ ‌ Primrose Pearl​​​​‌ ‍ ​‍​‍‌‍ ‌ ​‍‌‍‍‌‌‍‌ ‌‍‍‌‌‍ ‍​‍​‍​ ‍‍​‍​‍‌ ​ ‌‍​‌‌‍ ‍‌‍‍‌‌ ‌​‌ ‍‌​‍ ‍‌‍‍‌‌‍ ​‍​‍​‍ ​​‍​‍‌‍‍​‌ ​‍‌‍‌‌‌‍‌‍​‍​‍​ ‍‍​‍​‍‌‍‍​‌ ‌​‌ ‌​‌ ​​‌ ​ ​ ‍‍​‍ ​‍ ‌‍‌ ‌‍‌‌‌‍ ​‌‍​ ‌‍​‌‌ ​‍‌‍‌‌​‍ ‍‌ ​ ‌‍​‌‌‍ ‍‌‍‍‌‌ ‌​‌ ‍‌​‍ ‍‌ ​ ‌ ‌​‌ ‌‌‌‍‌​‌‍‍‌‌‍ ​‍ ‌‍‍‌‌‍ ‍‌ ‌​‌‍‌‌‌‍ ‍‌ ‌​​‍ ‌‍‌‌‌‍‌​‌‍‍‌‌ ‌​​‍ ‌‍ ‌‌‍ ‌‍‌​‌‍‌‌​ ‌‌ ​​‌ ​‍‌‍‌‌‌ ​ ‌‍‌‌‌‍ ‍‌ ‌​‌‍​‌‌ ‌​‌‍‍‌‌‍ ‌‍ ‍​ ‍ ‌‍‍‌‌‍‌​​ ‌‌‍‌​‌‍‌‍‌‍​‍‌‍‌‌​ ‌ ​ ‍‌‌‍‌‌‌‍​‌​‍ ‌​ ​‍‌‍​‍​ ‌​​ ‌‍​‍ ‌​ ‌​​ ​‌​ ​‌‌‍​ ​‍ ‌​ ‍‌‌‍​‌​ ‌‍​ ‌​​‍ ‌​ ‌​‌‍‌‌‌‍‌​​ ‍‌​ ‍‌​ ​​‌‍‌‌‌‍​ ‌‍‌‌​ ​​​ ‌​​ ​‍​ ‍ ‌ ‌​‌ ‍‌‌ ​​‌‍‌‌​ ‌‌‍​‌‌ ​‍‌ ‌​‌‍‍‌‌‍​ ‌‍ ​‌‍‌‌​ ‍ ‌ ​​‌‍​‌‌ ‌​‌‍‍​​ ‌‌‍​‍‌‍ ‌‍‌​‌ ‍‌​‍‌‌​ ‌‌‌​​‍‌‌ ‌‍‍ ‌‍‌‌‌ ‍‌​‍‌‌​ ​ ‌​‌​​‍‌‌​ ​ ‌​‌​​‍‌‌​ ​‍​ ​‍‌‍‌​​ ​‌​ ‍‌‌‍​‌‌‍​‍​ ‌‍​ ‌ ‌‍‌‌​ ‍​​ ‌‍​ ​​​ ​‍​‍‌‌​ ​‍​ ​‍​‍‌‌​ ‌‌‌​‌​​‍ ‍‌‍​ ‌‍‍​‌‍‍‌‌‍ ​‌‍‌​‌ ​‍‌‍‌‌‌‍ ‍​‍‌‌​ ‌‌‌​​‍‌‌ ‌‍‍ ‌‍‌‌‌ ‍‌​‍‌‌​ ​ ‌​‌​​‍‌‌​ ​ ‌​‌​​‍‌‌​ ​‍​ ​‍​ ​​​ ‌​‌‍‌‍​ ​​​ ‌​‌‍‌‍​ ‌ ‌‍​‍‌‍​‍​ ‌‌​ ‍​‌‍‌‌​‍‌‌​ ​‍​ ​‍​‍‌‌​ ‌‌‌​‌​​‍ ‍‌ ‌​‌‍‌‌‌ ‍​‌ ‌​​ ‌‍​‍‌‍​‌‌ ​ ‌‍‌‌‌‌‌‌‌ ​‍‌‍ ​​ ‌‌‍‍​‌ ‌​‌ ‌​‌ ​​‌ ​ ​‍‌‌​ ​ ‌​​‌​‍‌‌​ ​‍‌​‌‍​‍‌‌​ ​‍‌​‌‍‌‍‌ ‌‍‌‌‌‍ ​‌‍​ ‌‍​‌‌ ​‍‌‍‌‌​‍ ‍‌ ​ ‌‍​‌‌‍ ‍‌‍‍‌‌ ‌​‌ ‍‌​‍ ‍‌ ​ ‌ ‌​‌ ‌‌‌‍‌​‌‍‍‌‌‍ ​‍‌‍‌‍‍‌‌‍‌​​ ‌‌‍‌​‌‍‌‍‌‍​‍‌‍‌‌​ ‌ ​ ‍‌‌‍‌‌‌‍​‌​‍ ‌​ ​‍‌‍​‍​ ‌​​ ‌‍​‍ ‌​ ‌​​ ​‌​ ​‌‌‍​ ​‍ ‌​ ‍‌‌‍​‌​ ‌‍​ ‌​​‍ ‌​ ‌​‌‍‌‌‌‍‌​​ ‍‌​ ‍‌​ ​​‌‍‌‌‌‍​ ‌‍‌‌​ ​​​ ‌​​ ​‍​‍‌‍‌ ‌​‌ ‍‌‌ ​​‌‍‌‌​ ‌‌‍​‌‌ ​‍‌ ‌​‌‍‍‌‌‍​ ‌‍ ​‌‍‌‌​‍‌‍‌ ​​‌‍​‌‌ ‌​‌‍‍​​ ‌‌‍​‍‌‍ ‌‍‌​‌ ‍‌​‍‌‌​ ‌‌‌​​‍‌‌ ‌‍‍ ‌‍‌‌‌ ‍‌​‍‌‌​ ​ ‌​‌​​‍‌‌​ ​ ‌​‌​​‍‌‌​ ​‍​ ​‍‌‍‌​​ ​‌​ ‍‌‌‍​‌‌‍​‍​ ‌‍​ ‌ ‌‍‌‌​ ‍​​ ‌‍​ ​​​ ​‍​‍‌‌​ ​‍​ ​‍​‍‌‌​ ‌‌‌​‌​​‍ ‍‌‍​ ‌‍‍​‌‍‍‌‌‍ ​‌‍‌​‌ ​‍‌‍‌‌‌‍ ‍​‍‌‌​ ‌‌‌​​‍‌‌ ‌‍‍ ‌‍‌‌‌ ‍‌​‍‌‌​ ​ ‌​‌​​‍‌‌​ ​ ‌​‌​​‍‌‌​ ​‍​ ​‍​ ​​​ ‌​‌‍‌‍​ ​​​ ‌​‌‍‌‍​ ‌ ‌‍​‍‌‍​‍​ ‌‌​ ‍​‌‍‌‌​‍‌‌​ ​‍​ ​‍​‍‌‌​ ‌‌‌​‌​​‍ ‍‌ ‌​‌‍‌‌‌ ‍​‌ ‌​​‍‌‍‌ ​​‌‍‌‌‌ ​‍‌ ​ ‌ ​​‌‍‌‌‌‍​ ‌ ‌​‌‍‍‌‌ ‌‍‌‍‌‌​ ‌‌ ​​‌ ‌‌‌‍​‍‌‍ ​‌‍‍‌‌ ​ ‌‍‍​‌‍‌‌‌‍‌​​‍​‍‌ ‌.​​​​‌ ‍ ​‍​‍‌‍ ‌ ​‍‌‍‍‌‌‍‌ ‌‍‍‌‌‍ ‍​‍​‍​ ‍‍​‍​‍‌ ​ ‌‍​‌‌‍ ‍‌‍‍‌‌ ‌​‌ ‍‌​‍ ‍‌‍‍‌‌‍ ​‍​‍​‍ ​​‍​‍‌‍‍​‌ ​‍‌‍‌‌‌‍‌‍​‍​‍​ ‍‍​‍​‍‌‍‍​‌ ‌​‌ ‌​‌ ​​‌ ​ ​ ‍‍​‍ ​‍ ‌‍‌ ‌‍‌‌‌‍ ​‌‍​ ‌‍​‌‌ ​‍‌‍‌‌​‍ ‍‌ ​ ‌‍​‌‌‍ ‍‌‍‍‌‌ ‌​‌ ‍‌​‍ ‍‌ ​ ‌ ‌​‌ ‌‌‌‍‌​‌‍‍‌‌‍ ​‍ ‌‍‍‌‌‍ ‍‌ ‌​‌‍‌‌‌‍ ‍‌ ‌​​‍ ‌‍‌‌‌‍‌​‌‍‍‌‌ ‌​​‍ ‌‍ ‌‌‍ ‌‍‌​‌‍‌‌​ ‌‌ ​​‌ ​‍‌‍‌‌‌ ​ ‌‍‌‌‌‍ ‍‌ ‌​‌‍​‌‌ ‌​‌‍‍‌‌‍ ‌‍ ‍​ ‍ ‌‍‍‌‌‍‌​​ ‌‌‍‌​‌‍‌‍‌‍​‍‌‍‌‌​ ‌ ​ ‍‌‌‍‌‌‌‍​‌​‍ ‌​ ​‍‌‍​‍​ ‌​​ ‌‍​‍ ‌​ ‌​​ ​‌​ ​‌‌‍​ ​‍ ‌​ ‍‌‌‍​‌​ ‌‍​ ‌​​‍ ‌​ ‌​‌‍‌‌‌‍‌​​ ‍‌​ ‍‌​ ​​‌‍‌‌‌‍​ ‌‍‌‌​ ​​​ ‌​​ ​‍​ ‍ ‌ ‌​‌ ‍‌‌ ​​‌‍‌‌​ ‌‌‍​‌‌ ​‍‌ ‌​‌‍‍‌‌‍​ ‌‍ ​‌‍‌‌​ ‍ ‌ ​​‌‍​‌‌ ‌​‌‍‍​​ ‌‌‍​‍‌‍ ‌‍‌​‌ ‍‌​‍‌‌​ ‌‌‌​​‍‌‌ ‌‍‍ ‌‍‌‌‌ ‍‌​‍‌‌​ ​ ‌​‌​​‍‌‌​ ​ ‌​‌​​‍‌‌​ ​‍​ ​‍‌‍‌​​ ​‌​ ‍‌‌‍​‌‌‍​‍​ ‌‍​ ‌ ‌‍‌‌​ ‍​​ ‌‍​ ​​​ ​‍​‍‌‌​ ​‍​ ​‍​‍‌‌​ ‌‌‌​‌​​‍ ‍‌‍​ ‌‍‍​‌‍‍‌‌‍ ​‌‍‌​‌ ​‍‌‍‌‌‌‍ ‍​‍‌‌​ ‌‌‌​​‍‌‌ ‌‍‍ ‌‍‌‌‌ ‍‌​‍‌‌​ ​ ‌​‌​​‍‌‌​ ​ ‌​‌​​‍‌‌​ ​‍​ ​‍​ ‍​‌‍‌​‌‍​ ​ ‍‌​ ‍​‌‍​ ‌‍‌‍​ ‍​​ ‌ ‌‍​‍​ ‍​‌‍​‍​‍‌‌​ ​‍​ ​‍​‍‌‌​ ‌‌‌​‌​​‍ ‍‌ ‌​‌‍‌‌‌ ‍​‌ ‌​​ ‌‍​‍‌‍​‌‌ ​ ‌‍‌‌‌‌‌‌‌ ​‍‌‍ ​​ ‌‌‍‍​‌ ‌​‌ ‌​‌ ​​‌ ​ ​‍‌‌​ ​ ‌​​‌​‍‌‌​ ​‍‌​‌‍​‍‌‌​ ​‍‌​‌‍‌‍‌ ‌‍‌‌‌‍ ​‌‍​ ‌‍​‌‌ ​‍‌‍‌‌​‍ ‍‌ ​ ‌‍​‌‌‍ ‍‌‍‍‌‌ ‌​‌ ‍‌​‍ ‍‌ ​ ‌ ‌​‌ ‌‌‌‍‌​‌‍‍‌‌‍ ​‍‌‍‌‍‍‌‌‍‌​​ ‌‌‍‌​‌‍‌‍‌‍​‍‌‍‌‌​ ‌ ​ ‍‌‌‍‌‌‌‍​‌​‍ ‌​ ​‍‌‍​‍​ ‌​​ ‌‍​‍ ‌​ ‌​​ ​‌​ ​‌‌‍​ ​‍ ‌​ ‍‌‌‍​‌​ ‌‍​ ‌​​‍ ‌​ ‌​‌‍‌‌‌‍‌​​ ‍‌​ ‍‌​ ​​‌‍‌‌‌‍​ ‌‍‌‌​ ​​​ ‌​​ ​‍​‍‌‍‌ ‌​‌ ‍‌‌ ​​‌‍‌‌​ ‌‌‍​‌‌ ​‍‌ ‌​‌‍‍‌‌‍​ ‌‍ ​‌‍‌‌​‍‌‍‌ ​​‌‍​‌‌ ‌​‌‍‍​​ ‌‌‍​‍‌‍ ‌‍‌​‌ ‍‌​‍‌‌​ ‌‌‌​​‍‌‌ ‌‍‍ ‌‍‌‌‌ ‍‌​‍‌‌​ ​ ‌​‌​​‍‌‌​ ​ ‌​‌​​‍‌‌​ ​‍​ ​‍‌‍‌​​ ​‌​ ‍‌‌‍​‌‌‍​‍​ ‌‍​ ‌ ‌‍‌‌​ ‍​​ ‌‍​ ​​​ ​‍​‍‌‌​ ​‍​ ​‍​‍‌‌​ ‌‌‌​‌​​‍ ‍‌‍​ ‌‍‍​‌‍‍‌‌‍ ​‌‍‌​‌ ​‍‌‍‌‌‌‍ ‍​‍‌‌​ ‌‌‌​​‍‌‌ ‌‍‍ ‌‍‌‌‌ ‍‌​‍‌‌​ ​ ‌​‌​​‍‌‌​ ​ ‌​‌​​‍‌‌​ ​‍​ ​‍​ ‍​‌‍‌​‌‍​ ​ ‍‌​ ‍​‌‍​ ‌‍‌‍​ ‍​​ ‌ ‌‍​‍​ ‍​‌‍​‍​‍‌‌​ ​‍​ ​‍​‍‌‌​ ‌‌‌​‌​​‍ ‍‌ ‌​‌‍‌‌‌ ‍​‌ ‌​​‍‌‍‌ ​​‌‍‌‌‌ ​‍‌ ​ ‌ ​​‌‍‌‌‌‍​ ‌ ‌​‌‍‍‌‌ ‌‍‌‍‌‌​ ‌‌ ​​‌ ‌‌‌‍​‍‌‍ ​‌‍‍‌‌ ​ ‌‍‍​‌‍‌‌‌‍‌​​‍​‍‌ ‌
If your dress is any of the above, ​​​​‌ ‍ ​‍​‍‌‍ ‌ ​‍‌‍‍‌‌‍‌ ‌‍‍‌‌‍ ‍​‍​‍​ ‍‍​‍​‍‌ ​ ‌‍​‌‌‍ ‍‌‍‍‌‌ ‌​‌ ‍‌​‍ ‍‌‍‍‌‌‍ ​‍​‍​‍ ​​‍​‍‌‍‍​‌ ​‍‌‍‌‌‌‍‌‍​‍​‍​ ‍‍​‍​‍‌‍‍​‌ ‌​‌ ‌​‌ ​​‌ ​ ​ ‍‍​‍ ​‍ ‌‍‌ ‌‍‌‌‌‍ ​‌‍​ ‌‍​‌‌ ​‍‌‍‌‌​‍ ‍‌ ​ ‌‍​‌‌‍ ‍‌‍‍‌‌ ‌​‌ ‍‌​‍ ‍‌ ​ ‌ ‌​‌ ‌‌‌‍‌​‌‍‍‌‌‍ ​‍ ‌‍‍‌‌‍ ‍‌ ‌​‌‍‌‌‌‍ ‍‌ ‌​​‍ ‌‍‌‌‌‍‌​‌‍‍‌‌ ‌​​‍ ‌‍ ‌‌‍ ‌‍‌​‌‍‌‌​ ‌‌ ​​‌ ​‍‌‍‌‌‌ ​ ‌‍‌‌‌‍ ‍‌ ‌​‌‍​‌‌ ‌​‌‍‍‌‌‍ ‌‍ ‍​ ‍ ‌‍‍‌‌‍‌​​ ‌‌‍‌​‌‍‌‍‌‍​‍‌‍‌‌​ ‌ ​ ‍‌‌‍‌‌‌‍​‌​‍ ‌​ ​‍‌‍​‍​ ‌​​ ‌‍​‍ ‌​ ‌​​ ​‌​ ​‌‌‍​ ​‍ ‌​ ‍‌‌‍​‌​ ‌‍​ ‌​​‍ ‌​ ‌​‌‍‌‌‌‍‌​​ ‍‌​ ‍‌​ ​​‌‍‌‌‌‍​ ‌‍‌‌​ ​​​ ‌​​ ​‍​ ‍ ‌ ‌​‌ ‍‌‌ ​​‌‍‌‌​ ‌‌‍​‌‌ ​‍‌ ‌​‌‍‍‌‌‍​ ‌‍ ​‌‍‌‌​ ‍ ‌ ​​‌‍​‌‌ ‌​‌‍‍​​ ‌‌‍​‍‌‍ ‌‍‌​‌ ‍‌​‍‌‌​ ‌‌‌​​‍‌‌ ‌‍‍ ‌‍‌‌‌ ‍‌​‍‌‌​ ​ ‌​‌​​‍‌‌​ ​ ‌​‌​​‍‌‌​ ​‍​ ​‍‌‍‌​‌‍‌‍‌‍‌‌‌‍​ ‌‍‌​‌‍​‍​ ‌​‌‍​‌​ ​​​ ​‌‌‍‌​​ ‍‌​‍‌‌​ ​‍​ ​‍​‍‌‌​ ‌‌‌​‌​​‍ ‍‌‍​ ‌‍‍​‌‍‍‌‌‍ ​‌‍‌​‌ ​‍‌‍‌‌‌‍ ‍​‍‌‌​ ‌‌‌​​‍‌‌ ‌‍‍ ‌‍‌‌‌ ‍‌​‍‌‌​ ​ ‌​‌​​‍‌‌​ ​ ‌​‌​​‍‌‌​ ​‍​ ​‍‌‍​ ‌‍​‌​ ‌​‌‍‌‌​ ‌‍‌‍​‍​ ​‍​ ‍‌​ ‌‌​ ​ ‌‍​‌‌‍​‌​ ​​​‍‌‌​ ​‍​ ​‍​‍‌‌​ ‌‌‌​‌​​‍ ‍‌ ‌​‌‍‌‌‌ ‍​‌ ‌​​ ‌‍​‍‌‍​‌‌ ​ ‌‍‌‌‌‌‌‌‌ ​‍‌‍ ​​ ‌‌‍‍​‌ ‌​‌ ‌​‌ ​​‌ ​ ​‍‌‌​ ​ ‌​​‌​‍‌‌​ ​‍‌​‌‍​‍‌‌​ ​‍‌​‌‍‌‍‌ ‌‍‌‌‌‍ ​‌‍​ ‌‍​‌‌ ​‍‌‍‌‌​‍ ‍‌ ​ ‌‍​‌‌‍ ‍‌‍‍‌‌ ‌​‌ ‍‌​‍ ‍‌ ​ ‌ ‌​‌ ‌‌‌‍‌​‌‍‍‌‌‍ ​‍‌‍‌‍‍‌‌‍‌​​ ‌‌‍‌​‌‍‌‍‌‍​‍‌‍‌‌​ ‌ ​ ‍‌‌‍‌‌‌‍​‌​‍ ‌​ ​‍‌‍​‍​ ‌​​ ‌‍​‍ ‌​ ‌​​ ​‌​ ​‌‌‍​ ​‍ ‌​ ‍‌‌‍​‌​ ‌‍​ ‌​​‍ ‌​ ‌​‌‍‌‌‌‍‌​​ ‍‌​ ‍‌​ ​​‌‍‌‌‌‍​ ‌‍‌‌​ ​​​ ‌​​ ​‍​‍‌‍‌ ‌​‌ ‍‌‌ ​​‌‍‌‌​ ‌‌‍​‌‌ ​‍‌ ‌​‌‍‍‌‌‍​ ‌‍ ​‌‍‌‌​‍‌‍‌ ​​‌‍​‌‌ ‌​‌‍‍​​ ‌‌‍​‍‌‍ ‌‍‌​‌ ‍‌​‍‌‌​ ‌‌‌​​‍‌‌ ‌‍‍ ‌‍‌‌‌ ‍‌​‍‌‌​ ​ ‌​‌​​‍‌‌​ ​ ‌​‌​​‍‌‌​ ​‍​ ​‍‌‍‌​‌‍‌‍‌‍‌‌‌‍​ ‌‍‌​‌‍​‍​ ‌​‌‍​‌​ ​​​ ​‌‌‍‌​​ ‍‌​‍‌‌​ ​‍​ ​‍​‍‌‌​ ‌‌‌​‌​​‍ ‍‌‍​ ‌‍‍​‌‍‍‌‌‍ ​‌‍‌​‌ ​‍‌‍‌‌‌‍ ‍​‍‌‌​ ‌‌‌​​‍‌‌ ‌‍‍ ‌‍‌‌‌ ‍‌​‍‌‌​ ​ ‌​‌​​‍‌‌​ ​ ‌​‌​​‍‌‌​ ​‍​ ​‍‌‍​ ‌‍​‌​ ‌​‌‍‌‌​ ‌‍‌‍​‍​ ​‍​ ‍‌​ ‌‌​ ​ ‌‍​‌‌‍​‌​ ​​​‍‌‌​ ​‍​ ​‍​‍‌‌​ ‌‌‌​‌​​‍ ‍‌ ‌​‌‍‌‌‌ ‍​‌ ‌​​‍‌‍‌ ​​‌‍‌‌‌ ​‍‌ ​ ‌ ​​‌‍‌‌‌‍​ ‌ ‌​‌‍‍‌‌ ‌‍‌‍‌‌​ ‌‌ ​​‌ ‌‌‌‍​‍‌‍ ​‌‍‍‌‌ ​ ‌‍‍​‌‍‌‌‌‍‌​​‍​‍‌ ‌ Blush Organza​​​​‌ ‍ ​‍​‍‌‍ ‌ ​‍‌‍‍‌‌‍‌ ‌‍‍‌‌‍ ‍​‍​‍​ ‍‍​‍​‍‌ ​ ‌‍​‌‌‍ ‍‌‍‍‌‌ ‌​‌ ‍‌​‍ ‍‌‍‍‌‌‍ ​‍​‍​‍ ​​‍​‍‌‍‍​‌ ​‍‌‍‌‌‌‍‌‍​‍​‍​ ‍‍​‍​‍‌‍‍​‌ ‌​‌ ‌​‌ ​​‌ ​ ​ ‍‍​‍ ​‍ ‌‍‌ ‌‍‌‌‌‍ ​‌‍​ ‌‍​‌‌ ​‍‌‍‌‌​‍ ‍‌ ​ ‌‍​‌‌‍ ‍‌‍‍‌‌ ‌​‌ ‍‌​‍ ‍‌ ​ ‌ ‌​‌ ‌‌‌‍‌​‌‍‍‌‌‍ ​‍ ‌‍‍‌‌‍ ‍‌ ‌​‌‍‌‌‌‍ ‍‌ ‌​​‍ ‌‍‌‌‌‍‌​‌‍‍‌‌ ‌​​‍ ‌‍ ‌‌‍ ‌‍‌​‌‍‌‌​ ‌‌ ​​‌ ​‍‌‍‌‌‌ ​ ‌‍‌‌‌‍ ‍‌ ‌​‌‍​‌‌ ‌​‌‍‍‌‌‍ ‌‍ ‍​ ‍ ‌‍‍‌‌‍‌​​ ‌‌‍‌​‌‍‌‍‌‍​‍‌‍‌‌​ ‌ ​ ‍‌‌‍‌‌‌‍​‌​‍ ‌​ ​‍‌‍​‍​ ‌​​ ‌‍​‍ ‌​ ‌​​ ​‌​ ​‌‌‍​ ​‍ ‌​ ‍‌‌‍​‌​ ‌‍​ ‌​​‍ ‌​ ‌​‌‍‌‌‌‍‌​​ ‍‌​ ‍‌​ ​​‌‍‌‌‌‍​ ‌‍‌‌​ ​​​ ‌​​ ​‍​ ‍ ‌ ‌​‌ ‍‌‌ ​​‌‍‌‌​ ‌‌‍​‌‌ ​‍‌ ‌​‌‍‍‌‌‍​ ‌‍ ​‌‍‌‌​ ‍ ‌ ​​‌‍​‌‌ ‌​‌‍‍​​ ‌‌‍​‍‌‍ ‌‍‌​‌ ‍‌​‍‌‌​ ‌‌‌​​‍‌‌ ‌‍‍ ‌‍‌‌‌ ‍‌​‍‌‌​ ​ ‌​‌​​‍‌‌​ ​ ‌​‌​​‍‌‌​ ​‍​ ​‍‌‍‌​‌‍‌‍‌‍‌‌‌‍​ ‌‍‌​‌‍​‍​ ‌​‌‍​‌​ ​​​ ​‌‌‍‌​​ ‍‌​‍‌‌​ ​‍​ ​‍​‍‌‌​ ‌‌‌​‌​​‍ ‍‌‍​ ‌‍‍​‌‍‍‌‌‍ ​‌‍‌​‌ ​‍‌‍‌‌‌‍ ‍​‍‌‌​ ‌‌‌​​‍‌‌ ‌‍‍ ‌‍‌‌‌ ‍‌​‍‌‌​ ​ ‌​‌​​‍‌‌​ ​ ‌​‌​​‍‌‌​ ​‍​ ​‍‌‍‌‌‌‍​‍‌‍​‍‌‍​‍‌‍​ ​ ‍‌​ ​‌​ ‌ ​ ​‌​ ‌‌‌‍​‍​ ‌​​‍‌‌​ ​‍​ ​‍​‍‌‌​ ‌‌‌​‌​​‍ ‍‌ ‌​‌‍‌‌‌ ‍​‌ ‌​​ ‌‍​‍‌‍​‌‌ ​ ‌‍‌‌‌‌‌‌‌ ​‍‌‍ ​​ ‌‌‍‍​‌ ‌​‌ ‌​‌ ​​‌ ​ ​‍‌‌​ ​ ‌​​‌​‍‌‌​ ​‍‌​‌‍​‍‌‌​ ​‍‌​‌‍‌‍‌ ‌‍‌‌‌‍ ​‌‍​ ‌‍​‌‌ ​‍‌‍‌‌​‍ ‍‌ ​ ‌‍​‌‌‍ ‍‌‍‍‌‌ ‌​‌ ‍‌​‍ ‍‌ ​ ‌ ‌​‌ ‌‌‌‍‌​‌‍‍‌‌‍ ​‍‌‍‌‍‍‌‌‍‌​​ ‌‌‍‌​‌‍‌‍‌‍​‍‌‍‌‌​ ‌ ​ ‍‌‌‍‌‌‌‍​‌​‍ ‌​ ​‍‌‍​‍​ ‌​​ ‌‍​‍ ‌​ ‌​​ ​‌​ ​‌‌‍​ ​‍ ‌​ ‍‌‌‍​‌​ ‌‍​ ‌​​‍ ‌​ ‌​‌‍‌‌‌‍‌​​ ‍‌​ ‍‌​ ​​‌‍‌‌‌‍​ ‌‍‌‌​ ​​​ ‌​​ ​‍​‍‌‍‌ ‌​‌ ‍‌‌ ​​‌‍‌‌​ ‌‌‍​‌‌ ​‍‌ ‌​‌‍‍‌‌‍​ ‌‍ ​‌‍‌‌​‍‌‍‌ ​​‌‍​‌‌ ‌​‌‍‍​​ ‌‌‍​‍‌‍ ‌‍‌​‌ ‍‌​‍‌‌​ ‌‌‌​​‍‌‌ ‌‍‍ ‌‍‌‌‌ ‍‌​‍‌‌​ ​ ‌​‌​​‍‌‌​ ​ ‌​‌​​‍‌‌​ ​‍​ ​‍‌‍‌​‌‍‌‍‌‍‌‌‌‍​ ‌‍‌​‌‍​‍​ ‌​‌‍​‌​ ​​​ ​‌‌‍‌​​ ‍‌​‍‌‌​ ​‍​ ​‍​‍‌‌​ ‌‌‌​‌​​‍ ‍‌‍​ ‌‍‍​‌‍‍‌‌‍ ​‌‍‌​‌ ​‍‌‍‌‌‌‍ ‍​‍‌‌​ ‌‌‌​​‍‌‌ ‌‍‍ ‌‍‌‌‌ ‍‌​‍‌‌​ ​ ‌​‌​​‍‌‌​ ​ ‌​‌​​‍‌‌​ ​‍​ ​‍‌‍‌‌‌‍​‍‌‍​‍‌‍​‍‌‍​ ​ ‍‌​ ​‌​ ‌ ​ ​‌​ ‌‌‌‍​‍​ ‌​​‍‌‌​ ​‍​ ​‍​‍‌‌​ ‌‌‌​‌​​‍ ‍‌ ‌​‌‍‌‌‌ ‍​‌ ‌​​‍‌‍‌ ​​‌‍‌‌‌ ​‍‌ ​ ‌ ​​‌‍‌‌‌‍​ ‌ ‌​‌‍‍‌‌ ‌‍‌‍‌‌​ ‌‌ ​​‌ ‌‌‌‍​‍‌‍ ​‌‍‍‌‌ ​ ‌‍‍​‌‍‌‌‌‍‌​​‍​‍‌ ‌ looks intimidating,
but have full trust. It is an old rose in colour, with silver
microglitters, and its texture can be compared to GELCARE’s ​​​​‌ ‍ ​‍​‍‌‍ ‌ ​‍‌‍‍‌‌‍‌ ‌‍‍‌‌‍ ‍​‍​‍​ ‍‍​‍​‍‌ ​ ‌‍​‌‌‍ ‍‌‍‍‌‌ ‌​‌ ‍‌​‍ ‍‌‍‍‌‌‍ ​‍​‍​‍ ​​‍​‍‌‍‍​‌ ​‍‌‍‌‌‌‍‌‍​‍​‍​ ‍‍​‍​‍‌‍‍​‌ ‌​‌ ‌​‌ ​​‌ ​ ​ ‍‍​‍ ​‍ ‌‍‌ ‌‍‌‌‌‍ ​‌‍​ ‌‍​‌‌ ​‍‌‍‌‌​‍ ‍‌ ​ ‌‍​‌‌‍ ‍‌‍‍‌‌ ‌​‌ ‍‌​‍ ‍‌ ​ ‌ ‌​‌ ‌‌‌‍‌​‌‍‍‌‌‍ ​‍ ‌‍‍‌‌‍ ‍‌ ‌​‌‍‌‌‌‍ ‍‌ ‌​​‍ ‌‍‌‌‌‍‌​‌‍‍‌‌ ‌​​‍ ‌‍ ‌‌‍ ‌‍‌​‌‍‌‌​ ‌‌ ​​‌ ​‍‌‍‌‌‌ ​ ‌‍‌‌‌‍ ‍‌ ‌​‌‍​‌‌ ‌​‌‍‍‌‌‍ ‌‍ ‍​ ‍ ‌‍‍‌‌‍‌​​ ‌‌‍‌​‌‍‌‍‌‍​‍‌‍‌‌​ ‌ ​ ‍‌‌‍‌‌‌‍​‌​‍ ‌​ ​‍‌‍​‍​ ‌​​ ‌‍​‍ ‌​ ‌​​ ​‌​ ​‌‌‍​ ​‍ ‌​ ‍‌‌‍​‌​ ‌‍​ ‌​​‍ ‌​ ‌​‌‍‌‌‌‍‌​​ ‍‌​ ‍‌​ ​​‌‍‌‌‌‍​ ‌‍‌‌​ ​​​ ‌​​ ​‍​ ‍ ‌ ‌​‌ ‍‌‌ ​​‌‍‌‌​ ‌‌‍​‌‌ ​‍‌ ‌​‌‍‍‌‌‍​ ‌‍ ​‌‍‌‌​ ‍ ‌ ​​‌‍​‌‌ ‌​‌‍‍​​ ‌‌‍​‍‌‍ ‌‍‌​‌ ‍‌​‍‌‌​ ‌‌‌​​‍‌‌ ‌‍‍ ‌‍‌‌‌ ‍‌​‍‌‌​ ​ ‌​‌​​‍‌‌​ ​ ‌​‌​​‍‌‌​ ​‍​ ​‍‌‍‌​‌‍‌‍‌‍‌‌‌‍​ ‌‍‌​‌‍​‍​ ‌​‌‍​‌​ ​​​ ​‌‌‍‌​​ ‍‌​‍‌‌​ ​‍​ ​‍​‍‌‌​ ‌‌‌​‌​​‍ ‍‌‍​ ‌‍‍​‌‍‍‌‌‍ ​‌‍‌​‌ ​‍‌‍‌‌‌‍ ‍​‍‌‌​ ‌‌‌​​‍‌‌ ‌‍‍ ‌‍‌‌‌ ‍‌​‍‌‌​ ​ ‌​‌​​‍‌‌​ ​ ‌​‌​​‍‌‌​ ​‍​ ​‍​ ‍​​ ​‍‌‍​ ​ ​ ​ ‌ ​ ‌‍‌‍‌‍‌‍‌‌​ ‌​​ ‌​​ ‌‍​ ‌‌​‍‌‌​ ​‍​ ​‍​‍‌‌​ ‌‌‌​‌​​‍ ‍‌ ‌​‌‍‌‌‌ ‍​‌ ‌​​ ‌‍​‍‌‍​‌‌ ​ ‌‍‌‌‌‌‌‌‌ ​‍‌‍ ​​ ‌‌‍‍​‌ ‌​‌ ‌​‌ ​​‌ ​ ​‍‌‌​ ​ ‌​​‌​‍‌‌​ ​‍‌​‌‍​‍‌‌​ ​‍‌​‌‍‌‍‌ ‌‍‌‌‌‍ ​‌‍​ ‌‍​‌‌ ​‍‌‍‌‌​‍ ‍‌ ​ ‌‍​‌‌‍ ‍‌‍‍‌‌ ‌​‌ ‍‌​‍ ‍‌ ​ ‌ ‌​‌ ‌‌‌‍‌​‌‍‍‌‌‍ ​‍‌‍‌‍‍‌‌‍‌​​ ‌‌‍‌​‌‍‌‍‌‍​‍‌‍‌‌​ ‌ ​ ‍‌‌‍‌‌‌‍​‌​‍ ‌​ ​‍‌‍​‍​ ‌​​ ‌‍​‍ ‌​ ‌​​ ​‌​ ​‌‌‍​ ​‍ ‌​ ‍‌‌‍​‌​ ‌‍​ ‌​​‍ ‌​ ‌​‌‍‌‌‌‍‌​​ ‍‌​ ‍‌​ ​​‌‍‌‌‌‍​ ‌‍‌‌​ ​​​ ‌​​ ​‍​‍‌‍‌ ‌​‌ ‍‌‌ ​​‌‍‌‌​ ‌‌‍​‌‌ ​‍‌ ‌​‌‍‍‌‌‍​ ‌‍ ​‌‍‌‌​‍‌‍‌ ​​‌‍​‌‌ ‌​‌‍‍​​ ‌‌‍​‍‌‍ ‌‍‌​‌ ‍‌​‍‌‌​ ‌‌‌​​‍‌‌ ‌‍‍ ‌‍‌‌‌ ‍‌​‍‌‌​ ​ ‌​‌​​‍‌‌​ ​ ‌​‌​​‍‌‌​ ​‍​ ​‍‌‍‌​‌‍‌‍‌‍‌‌‌‍​ ‌‍‌​‌‍​‍​ ‌​‌‍​‌​ ​​​ ​‌‌‍‌​​ ‍‌​‍‌‌​ ​‍​ ​‍​‍‌‌​ ‌‌‌​‌​​‍ ‍‌‍​ ‌‍‍​‌‍‍‌‌‍ ​‌‍‌​‌ ​‍‌‍‌‌‌‍ ‍​‍‌‌​ ‌‌‌​​‍‌‌ ‌‍‍ ‌‍‌‌‌ ‍‌​‍‌‌​ ​ ‌​‌​​‍‌‌​ ​ ‌​‌​​‍‌‌​ ​‍​ ​‍​ ‍​​ ​‍‌‍​ ​ ​ ​ ‌ ​ ‌‍‌‍‌‍‌‍‌‌​ ‌​​ ‌​​ ‌‍​ ‌‌​‍‌‌​ ​‍​ ​‍​‍‌‌​ ‌‌‌​‌​​‍ ‍‌ ‌​‌‍‌‌‌ ‍​‌ ‌​​‍‌‍‌ ​​‌‍‌‌‌ ​‍‌ ​ ‌ ​​‌‍‌‌‌‍​ ‌ ‌​‌‍‍‌‌ ‌‍‌‍‌‌​ ‌‌ ​​‌ ‌‌‌‍​‍‌‍ ​‌‍‍‌‌ ​ ‌‍‍​‌‍‌‌‌‍‌​​‍​‍‌ ‌ Oil